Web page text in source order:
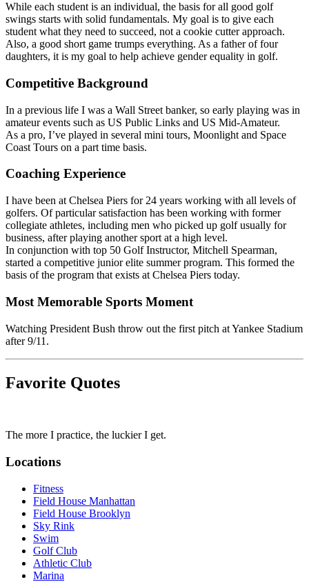
While each student is an individual, the basis for all good golf
swings starts with solid fundamentals. My goal is to give each
student what they need to succeed, not a cookie cutter approach.
Also, a good short game trumps everything. As a father of four
daughters, it is my goal to help achieve gender equality in golf.​​​​‌ ‍ ​‍​‍‌‍ ‌ ​‍‌‍‍‌‌‍‌ ‌‍‍‌‌‍ ‍​‍​‍​ ‍‍​‍​‍‌ ​ ‌‍​‌‌‍ ‍‌‍‍‌‌ ‌​‌ ‍‌​‍ ‍‌‍‍‌‌‍ ​‍​‍​‍ ​​‍​‍‌‍‍​‌ ​‍‌‍‌‌‌‍‌‍​‍​‍​ ‍‍​‍​‍‌‍‍​‌ ‌​‌ ‌​‌ ​​‌ ​ ​ ‍‍​‍ ​‍ ‌‍​ ‌‍‍​‌‍‌‌‌‍ ​‌ ​ ‌‍‌‌‌‍​‌‌ ​​‌‍‍‌‌‍‌‌‌ ​‍‌ ​ ​‍ ‍‌ ​ ‌‍​‌‌‍ ‍‌‍‍‌‌ ‌​‌ ‍‌​‍ ‍‌ ​ ‌ ‌​‌ ‌‌‌‍‌​‌‍‍‌‌‍ ​‍ ‌‍‍‌‌‍ ‍‌ ‌​‌‍‌‌‌‍ ‍‌ ‌​​‍ ‌‍‌‌‌‍‌​‌‍‍‌‌ ‌​​‍ ‌‍ ‌‌‍ ‌‍‌​‌‍‌‌​ ‌‌ ​​‌ ​‍‌‍‌‌‌ ​ ‌‍‌‌‌‍ ‍‌ ‌​‌‍​‌‌ ‌​‌‍‍‌‌‍ ‌‍ ‍​ ‍ ‌‍‍‌‌‍‌​​ ‌​ ‌ ‌‍‌​‌‍‌​‌‍​‍​ ‍‌‌‍‌‍​ ​‍‌‍​‍​‍ ‌​ ‌​‌‍​‌‌‍​‍​ ‌​​‍ ‌​ ‌​​ ‌​​ ‍​​ ‌ ​‍ ‌​ ‍​‌‍​ ​ ‍‌‌‍‌‌​‍ ‌‌‍‌​​ ​‌​ ​ ‌‍‌‌‌‍​‌‌‍‌‌‌‍‌​​ ​ ​ ​​​ ​‍‌‍​‌‌‍​ ​ ‍ ‌ ‌​‌ ‍‌‌ ​​‌‍‌‌​ ‌‌‍​ ‌‍ ‌‍​‌‌‍​ ‌‍‍​​ ‍ ‌ ​​‌‍​‌‌ ‌​‌‍‍​​ ‌‌ ​‍‌‍‍‌‌‍​ ‌‍‍​‌‌‌​‌‍‌‌‌ ‍​‌ ‌​​‍‌‌​ ‌‌‌​​‍‌‌ ‌‍‍ ‌‍‌‌‌ ‍‌​‍‌‌​ ​ ‌​‌​​‍‌‌​ ​ ‌​‌​​‍‌‌​ ​‍​ ​‍‌‍​‌‌‌‍​‌​‍‌‌‍ ‌‌‍‌​ ​‌​ ‍​‌‌​ ​‍‌‌​ ​‍​ ​‍​‍‌‌​ ‌‌‌​‌​​‍ ‍‌‍​ ‌‍‍​‌‍‍‌‌‍ ​‌‍‌​‌ ​‍‌‍‌‌‌‍ ‍​‍‌‌​ ‌‌‌​​‍‌‌ ‌‍‍ ‌‍‌‌‌ ‍‌​‍‌‌​ ​ ‌​‌​​‍‌‌​ ​ ‌​‌​​‍‌‌​ ​‍​ ​‍‌‌‍​​ ​‍‌​‌​​ ‌‍‌‌‌ ‌​ ‌‌​‌​ ‌​​‍‌‌​ ​‍​ ​‍​‍‌‌​ ‌‌‌​‌​​‍ ‍‌ ‌​‌‍‌‌‌ ‍​‌ ‌​​ ‌‍​‍‌‍​‌‌ ​ ‌‍‌‌‌‌‌‌‌ ​‍‌‍ ​​ ‌‌‍‍​‌ ‌​‌ ‌​‌ ​​‌ ​ ​‍‌‌​ ​ ‌​​‌​‍‌‌​ ​‍‌​‌‍​‍‌‌​ ​‍‌​‌‍‌‍​ ‌‍‍​‌‍‌‌‌‍ ​‌ ​ ‌‍‌‌‌‍​‌‌ ​​‌‍‍‌‌‍‌‌‌ ​‍‌ ​ ​‍ ‍‌ ​ ‌‍​‌‌‍ ‍‌‍‍‌‌ ‌​‌ ‍‌​‍ ‍‌ ​ ‌ ‌​‌ ‌‌‌‍‌​‌‍‍‌‌‍ ​‍‌‍‌‍‍‌‌‍‌​​ ‌​ ‌ ‌‍‌​‌‍‌​‌‍​‍​ ‍‌‌‍‌‍​ ​‍‌‍​‍​‍ ‌​ ‌​‌‍​‌‌‍​‍​ ‌​​‍ ‌​ ‌​​ ‌​​ ‍​​ ‌ ​‍ ‌​ ‍​‌‍​ ​ ‍‌‌‍‌‌​‍ ‌‌‍‌​​ ​‌​ ​ ‌‍‌‌‌‍​‌‌‍‌‌‌‍‌​​ ​ ​ ​​​ ​‍‌‍​‌‌‍​ ​‍‌‍‌ ‌​‌ ‍‌‌ ​​‌‍‌‌​ ‌‌‍​ ‌‍ ‌‍​‌‌‍​ ‌‍‍​​‍‌‍‌ ​​‌‍​‌‌ ‌​‌‍‍​​ ‌‌ ​‍‌‍‍‌‌‍​ ‌‍‍​‌‌‌​‌‍‌‌‌ ‍​‌ ‌​​‍‌‌​ ‌‌‌​​‍‌‌ ‌‍‍ ‌‍‌‌‌ ‍‌​‍‌‌​ ​ ‌​‌​​‍‌‌​ ​ ‌​‌​​‍‌‌​ ​‍​ ​‍‌‍​‌‌‌‍​‌​‍‌‌‍ ‌‌‍‌​ ​‌​ ‍​‌‌​ ​‍‌‌​ ​‍​ ​‍​‍‌‌​ ‌‌‌​‌​​‍ ‍‌‍​ ‌‍‍​‌‍‍‌‌‍ ​‌‍‌​‌ ​‍‌‍‌‌‌‍ ‍​‍‌‌​ ‌‌‌​​‍‌‌ ‌‍‍ ‌‍‌‌‌ ‍‌​‍‌‌​ ​ ‌​‌​​‍‌‌​ ​ ‌​‌​​‍‌‌​ ​‍​ ​‍‌‌‍​​ ​‍‌​‌​​ ‌‍‌‌‌ ‌​ ‌‌​‌​ ‌​​‍‌‌​ ​‍​ ​‍​‍‌‌​ ‌‌‌​‌​​‍ ‍‌ ‌​‌‍‌‌‌ ‍​‌ ‌​​‍‌‍‌ ​​‌‍‌‌‌ ​‍‌ ​ ‌ ​​‌‍‌‌‌‍​ ‌ ‌​‌‍‍‌‌ ‌‍‌‍‌‌​ ‌‌ ​​‌ ‌‌‌‍​‍‌‍ ​‌‍‍‌‌ ​ ‌‍‍​‌‍‌‌‌‍‌​​‍​‍‌ ‌
Competitive Background​​​​‌ ‍ ​‍​‍‌‍ ‌ ​‍‌‍‍‌‌‍‌ ‌‍‍‌‌‍ ‍​‍​‍​ ‍‍​‍​‍‌ ​ ‌‍​‌‌‍ ‍‌‍‍‌‌ ‌​‌ ‍‌​‍ ‍‌‍‍‌‌‍ ​‍​‍​‍ ​​‍​‍‌‍‍​‌ ​‍‌‍‌‌‌‍‌‍​‍​‍​ ‍‍​‍​‍‌‍‍​‌ ‌​‌ ‌​‌ ​​‌ ​ ​ ‍‍​‍ ​‍ ‌‍​ ‌‍‍​‌‍‌‌‌‍ ​‌ ​ ‌‍‌‌‌‍​‌‌ ​​‌‍‍‌‌‍‌‌‌ ​‍‌ ​ ​‍ ‍‌ ​ ‌‍​‌‌‍ ‍‌‍‍‌‌ ‌​‌ ‍‌​‍ ‍‌ ​ ‌ ‌​‌ ‌‌‌‍‌​‌‍‍‌‌‍ ​‍ ‌‍‍‌‌‍ ‍‌ ‌​‌‍‌‌‌‍ ‍‌ ‌​​‍ ‌‍‌‌‌‍‌​‌‍‍‌‌ ‌​​‍ ‌‍ ‌‌‍ ‌‍‌​‌‍‌‌​ ‌‌ ​​‌ ​‍‌‍‌‌‌ ​ ‌‍‌‌‌‍ ‍‌ ‌​‌‍​‌‌ ‌​‌‍‍‌‌‍ ‌‍ ‍​ ‍ ‌‍‍‌‌‍‌​​ ‌​ ‌ ‌‍‌​‌‍‌​‌‍​‍​ ‍‌‌‍‌‍​ ​‍‌‍​‍​‍ ‌​ ‌​‌‍​‌‌‍​‍​ ‌​​‍ ‌​ ‌​​ ‌​​ ‍​​ ‌ ​‍ ‌​ ‍​‌‍​ ​ ‍‌‌‍‌‌​‍ ‌‌‍‌​​ ​‌​ ​ ‌‍‌‌‌‍​‌‌‍‌‌‌‍‌​​ ​ ​ ​​​ ​‍‌‍​‌‌‍​ ​ ‍ ‌ ‌​‌ ‍‌‌ ​​‌‍‌‌​ ‌‌‍​ ‌‍ ‌‍​‌‌‍​ ‌‍‍​​ ‍ ‌ ​​‌‍​‌‌ ‌​‌‍‍​​ ‌‌ ​‍‌‍‍‌‌‍​ ‌‍‍​‌‌‌​‌‍‌‌‌ ‍​‌ ‌​​‍‌‌​ ‌‌‌​​‍‌‌ ‌‍‍ ‌‍‌‌‌ ‍‌​‍‌‌​ ​ ‌​‌​​‍‌‌​ ​ ‌​‌​​‍‌‌​ ​‍​ ​‍‌‌‍​‌ ‌‍‌​‌‍‌​ ‌‌​ ‍‌‌‌​‌ ​​‌‌‌‌​‍‌‌​ ​‍​ ​‍​‍‌‌​ ‌‌‌​‌​​‍ ‍‌‍​ ‌‍‍​‌‍‍‌‌‍ ​‌‍‌​‌ ​‍‌‍‌‌‌‍ ‍​‍‌‌​ ‌‌‌​​‍‌‌ ‌‍‍ ‌‍‌‌‌ ‍‌​‍‌‌​ ​ ‌​‌​​‍‌‌​ ​ ‌​‌​​‍‌‌​ ​‍​ ​‍‌​ ‍‌‌‌‌‌ ‌‍​ ​ ‌ ‍‍​ ‍​‌​‌‌‌ ‌‌​‍‌‌​ ​‍​ ​‍​‍‌‌​ ‌‌‌​‌​​‍ ‍‌ ‌​‌‍‌‌‌ ‍​‌ ‌​​ ‌‍​‍‌‍​‌‌ ​ ‌‍‌‌‌‌‌‌‌ ​‍‌‍ ​​ ‌‌‍‍​‌ ‌​‌ ‌​‌ ​​‌ ​ ​‍‌‌​ ​ ‌​​‌​‍‌‌​ ​‍‌​‌‍​‍‌‌​ ​‍‌​‌‍‌‍​ ‌‍‍​‌‍‌‌‌‍ ​‌ ​ ‌‍‌‌‌‍​‌‌ ​​‌‍‍‌‌‍‌‌‌ ​‍‌ ​ ​‍ ‍‌ ​ ‌‍​‌‌‍ ‍‌‍‍‌‌ ‌​‌ ‍‌​‍ ‍‌ ​ ‌ ‌​‌ ‌‌‌‍‌​‌‍‍‌‌‍ ​‍‌‍‌‍‍‌‌‍‌​​ ‌​ ‌ ‌‍‌​‌‍‌​‌‍​‍​ ‍‌‌‍‌‍​ ​‍‌‍​‍​‍ ‌​ ‌​‌‍​‌‌‍​‍​ ‌​​‍ ‌​ ‌​​ ‌​​ ‍​​ ‌ ​‍ ‌​ ‍​‌‍​ ​ ‍‌‌‍‌‌​‍ ‌‌‍‌​​ ​‌​ ​ ‌‍‌‌‌‍​‌‌‍‌‌‌‍‌​​ ​ ​ ​​​ ​‍‌‍​‌‌‍​ ​‍‌‍‌ ‌​‌ ‍‌‌ ​​‌‍‌‌​ ‌‌‍​ ‌‍ ‌‍​‌‌‍​ ‌‍‍​​‍‌‍‌ ​​‌‍​‌‌ ‌​‌‍‍​​ ‌‌ ​‍‌‍‍‌‌‍​ ‌‍‍​‌‌‌​‌‍‌‌‌ ‍​‌ ‌​​‍‌‌​ ‌‌‌​​‍‌‌ ‌‍‍ ‌‍‌‌‌ ‍‌​‍‌‌​ ​ ‌​‌​​‍‌‌​ ​ ‌​‌​​‍‌‌​ ​‍​ ​‍‌‌‍​‌ ‌‍‌​‌‍‌​ ‌‌​ ‍‌‌‌​‌ ​​‌‌‌‌​‍‌‌​ ​‍​ ​‍​‍‌‌​ ‌‌‌​‌​​‍ ‍‌‍​ ‌‍‍​‌‍‍‌‌‍ ​‌‍‌​‌ ​‍‌‍‌‌‌‍ ‍​‍‌‌​ ‌‌‌​​‍‌‌ ‌‍‍ ‌‍‌‌‌ ‍‌​‍‌‌​ ​ ‌​‌​​‍‌‌​ ​ ‌​‌​​‍‌‌​ ​‍​ ​‍‌​ ‍‌‌‌‌‌ ‌‍​ ​ ‌ ‍‍​ ‍​‌​‌‌‌ ‌‌​‍‌‌​ ​‍​ ​‍​‍‌‌​ ‌‌‌​‌​​‍ ‍‌ ‌​‌‍‌‌‌ ‍​‌ ‌​​‍‌‍‌ ​​‌‍‌‌‌ ​‍‌ ​ ‌ ​​‌‍‌‌‌‍​ ‌ ‌​‌‍‍‌‌ ‌‍‌‍‌‌​ ‌‌ ​​‌ ‌‌‌‍​‍‌‍ ​‌‍‍‌‌ ​ ‌‍‍​‌‍‌‌‌‍‌​​‍​‍‌ ‌
In a previous life I was a Wall Street banker, so early playing was in
amateur events such as US Public Links and US Mid-Amateur.
As a pro, I’ve played in several mini tours, Moonlight and Space
Coast Tours on a part time basis.​​​​‌ ‍ ​‍​‍‌‍ ‌ ​‍‌‍‍‌‌‍‌ ‌‍‍‌‌‍ ‍​‍​‍​ ‍‍​‍​‍‌ ​ ‌‍​‌‌‍ ‍‌‍‍‌‌ ‌​‌ ‍‌​‍ ‍‌‍‍‌‌‍ ​‍​‍​‍ ​​‍​‍‌‍‍​‌ ​‍‌‍‌‌‌‍‌‍​‍​‍​ ‍‍​‍​‍‌‍‍​‌ ‌​‌ ‌​‌ ​​‌ ​ ​ ‍‍​‍ ​‍ ‌‍​ ‌‍‍​‌‍‌‌‌‍ ​‌ ​ ‌‍‌‌‌‍​‌‌ ​​‌‍‍‌‌‍‌‌‌ ​‍‌ ​ ​‍ ‍‌ ​ ‌‍​‌‌‍ ‍‌‍‍‌‌ ‌​‌ ‍‌​‍ ‍‌ ​ ‌ ‌​‌ ‌‌‌‍‌​‌‍‍‌‌‍ ​‍ ‌‍‍‌‌‍ ‍‌ ‌​‌‍‌‌‌‍ ‍‌ ‌​​‍ ‌‍‌‌‌‍‌​‌‍‍‌‌ ‌​​‍ ‌‍ ‌‌‍ ‌‍‌​‌‍‌‌​ ‌‌ ​​‌ ​‍‌‍‌‌‌ ​ ‌‍‌‌‌‍ ‍‌ ‌​‌‍​‌‌ ‌​‌‍‍‌‌‍ ‌‍ ‍​ ‍ ‌‍‍‌‌‍‌​​ ‌​ ‌ ‌‍‌​‌‍‌​‌‍​‍​ ‍‌‌‍‌‍​ ​‍‌‍​‍​‍ ‌​ ‌​‌‍​‌‌‍​‍​ ‌​​‍ ‌​ ‌​​ ‌​​ ‍​​ ‌ ​‍ ‌​ ‍​‌‍​ ​ ‍‌‌‍‌‌​‍ ‌‌‍‌​​ ​‌​ ​ ‌‍‌‌‌‍​‌‌‍‌‌‌‍‌​​ ​ ​ ​​​ ​‍‌‍​‌‌‍​ ​ ‍ ‌ ‌​‌ ‍‌‌ ​​‌‍‌‌​ ‌‌‍​ ‌‍ ‌‍​‌‌‍​ ‌‍‍​​ ‍ ‌ ​​‌‍​‌‌ ‌​‌‍‍​​ ‌‌ ​‍‌‍‍‌‌‍​ ‌‍‍​‌‌‌​‌‍‌‌‌ ‍​‌ ‌​​‍‌‌​ ‌‌‌​​‍‌‌ ‌‍‍ ‌‍‌‌‌ ‍‌​‍‌‌​ ​ ‌​‌​​‍‌‌​ ​ ‌​‌​​‍‌‌​ ​‍​ ​‍‌ ‍‍‌ ​ ‌‍ ‌‌‍‍​‌​​‍‌ ​​‌‍ ​‌ ​​​‍‌‌​ ​‍​ ​‍​‍‌‌​ ‌‌‌​‌​​‍ ‍‌‍​ ‌‍‍​‌‍‍‌‌‍ ​‌‍‌​‌ ​‍‌‍‌‌‌‍ ‍​‍‌‌​ ‌‌‌​​‍‌‌ ‌‍‍ ‌‍‌‌‌ ‍‌​‍‌‌​ ​ ‌​‌​​‍‌‌​ ​ ‌​‌​​‍‌‌​ ​‍​ ​‍‌​​ ‌‌‍‍‌​ ‌‌‍‍​‌ ​ ‌‍‍​‌​‍‌‌​‍​​‍‌‌​ ​‍​ ​‍​‍‌‌​ ‌‌‌​‌​​‍ ‍‌ ‌​‌‍‌‌‌ ‍​‌ ‌​​ ‌‍​‍‌‍​‌‌ ​ ‌‍‌‌‌‌‌‌‌ ​‍‌‍ ​​ ‌‌‍‍​‌ ‌​‌ ‌​‌ ​​‌ ​ ​‍‌‌​ ​ ‌​​‌​‍‌‌​ ​‍‌​‌‍​‍‌‌​ ​‍‌​‌‍‌‍​ ‌‍‍​‌‍‌‌‌‍ ​‌ ​ ‌‍‌‌‌‍​‌‌ ​​‌‍‍‌‌‍‌‌‌ ​‍‌ ​ ​‍ ‍‌ ​ ‌‍​‌‌‍ ‍‌‍‍‌‌ ‌​‌ ‍‌​‍ ‍‌ ​ ‌ ‌​‌ ‌‌‌‍‌​‌‍‍‌‌‍ ​‍‌‍‌‍‍‌‌‍‌​​ ‌​ ‌ ‌‍‌​‌‍‌​‌‍​‍​ ‍‌‌‍‌‍​ ​‍‌‍​‍​‍ ‌​ ‌​‌‍​‌‌‍​‍​ ‌​​‍ ‌​ ‌​​ ‌​​ ‍​​ ‌ ​‍ ‌​ ‍​‌‍​ ​ ‍‌‌‍‌‌​‍ ‌‌‍‌​​ ​‌​ ​ ‌‍‌‌‌‍​‌‌‍‌‌‌‍‌​​ ​ ​ ​​​ ​‍‌‍​‌‌‍​ ​‍‌‍‌ ‌​‌ ‍‌‌ ​​‌‍‌‌​ ‌‌‍​ ‌‍ ‌‍​‌‌‍​ ‌‍‍​​‍‌‍‌ ​​‌‍​‌‌ ‌​‌‍‍​​ ‌‌ ​‍‌‍‍‌‌‍​ ‌‍‍​‌‌‌​‌‍‌‌‌ ‍​‌ ‌​​‍‌‌​ ‌‌‌​​‍‌‌ ‌‍‍ ‌‍‌‌‌ ‍‌​‍‌‌​ ​ ‌​‌​​‍‌‌​ ​ ‌​‌​​‍‌‌​ ​‍​ ​‍‌ ‍‍‌ ​ ‌‍ ‌‌‍‍​‌​​‍‌ ​​‌‍ ​‌ ​​​‍‌‌​ ​‍​ ​‍​‍‌‌​ ‌‌‌​‌​​‍ ‍‌‍​ ‌‍‍​‌‍‍‌‌‍ ​‌‍‌​‌ ​‍‌‍‌‌‌‍ ‍​‍‌‌​ ‌‌‌​​‍‌‌ ‌‍‍ ‌‍‌‌‌ ‍‌​‍‌‌​ ​ ‌​‌​​‍‌‌​ ​ ‌​‌​​‍‌‌​ ​‍​ ​‍‌​​ ‌‌‍‍‌​ ‌‌‍‍​‌ ​ ‌‍‍​‌​‍‌‌​‍​​‍‌‌​ ​‍​ ​‍​‍‌‌​ ‌‌‌​‌​​‍ ‍‌ ‌​‌‍‌‌‌ ‍​‌ ‌​​‍‌‍‌ ​​‌‍‌‌‌ ​‍‌ ​ ‌ ​​‌‍‌‌‌‍​ ‌ ‌​‌‍‍‌‌ ‌‍‌‍‌‌​ ‌‌ ​​‌ ‌‌‌‍​‍‌‍ ​‌‍‍‌‌ ​ ‌‍‍​‌‍‌‌‌‍‌​​‍​‍‌ ‌
Coaching Experience​​​​‌ ‍ ​‍​‍‌‍ ‌ ​‍‌‍‍‌‌‍‌ ‌‍‍‌‌‍ ‍​‍​‍​ ‍‍​‍​‍‌ ​ ‌‍​‌‌‍ ‍‌‍‍‌‌ ‌​‌ ‍‌​‍ ‍‌‍‍‌‌‍ ​‍​‍​‍ ​​‍​‍‌‍‍​‌ ​‍‌‍‌‌‌‍‌‍​‍​‍​ ‍‍​‍​‍‌‍‍​‌ ‌​‌ ‌​‌ ​​‌ ​ ​ ‍‍​‍ ​‍ ‌‍​ ‌‍‍​‌‍‌‌‌‍ ​‌ ​ ‌‍‌‌‌‍​‌‌ ​​‌‍‍‌‌‍‌‌‌ ​‍‌ ​ ​‍ ‍‌ ​ ‌‍​‌‌‍ ‍‌‍‍‌‌ ‌​‌ ‍‌​‍ ‍‌ ​ ‌ ‌​‌ ‌‌‌‍‌​‌‍‍‌‌‍ ​‍ ‌‍‍‌‌‍ ‍‌ ‌​‌‍‌‌‌‍ ‍‌ ‌​​‍ ‌‍‌‌‌‍‌​‌‍‍‌‌ ‌​​‍ ‌‍ ‌‌‍ ‌‍‌​‌‍‌‌​ ‌‌ ​​‌ ​‍‌‍‌‌‌ ​ ‌‍‌‌‌‍ ‍‌ ‌​‌‍​‌‌ ‌​‌‍‍‌‌‍ ‌‍ ‍​ ‍ ‌‍‍‌‌‍‌​​ ‌​ ‌ ‌‍‌​‌‍‌​‌‍​‍​ ‍‌‌‍‌‍​ ​‍‌‍​‍​‍ ‌​ ‌​‌‍​‌‌‍​‍​ ‌​​‍ ‌​ ‌​​ ‌​​ ‍​​ ‌ ​‍ ‌​ ‍​‌‍​ ​ ‍‌‌‍‌‌​‍ ‌‌‍‌​​ ​‌​ ​ ‌‍‌‌‌‍​‌‌‍‌‌‌‍‌​​ ​ ​ ​​​ ​‍‌‍​‌‌‍​ ​ ‍ ‌ ‌​‌ ‍‌‌ ​​‌‍‌‌​ ‌‌‍​ ‌‍ ‌‍​‌‌‍​ ‌‍‍​​ ‍ ‌ ​​‌‍​‌‌ ‌​‌‍‍​​ ‌‌ ​‍‌‍‍‌‌‍​ ‌‍‍​‌‌‌​‌‍‌‌‌ ‍​‌ ‌​​‍‌‌​ ‌‌‌​​‍‌‌ ‌‍‍ ‌‍‌‌‌ ‍‌​‍‌‌​ ​ ‌​‌​​‍‌‌​ ​ ‌​‌​​‍‌‌​ ​‍​ ​‍‌​ ‌​‌​‌‍​‌‌​‌‌‌‍​‍‌​​ ​ ‌​‌​ ‌​‍‌‌​ ​‍​ ​‍​‍‌‌​ ‌‌‌​‌​​‍ ‍‌‍​ ‌‍‍​‌‍‍‌‌‍ ​‌‍‌​‌ ​‍‌‍‌‌‌‍ ‍​‍‌‌​ ‌‌‌​​‍‌‌ ‌‍‍ ‌‍‌‌‌ ‍‌​‍‌‌​ ​ ‌​‌​​‍‌‌​ ​ ‌​‌​​‍‌‌​ ​‍​ ​‍‌​‌ ‌‌‍​‌‌‌​‌ ​​‌‌‍‍‌ ​‌‌‌​‌​ ​‍​‍‌‌​ ​‍​ ​‍​‍‌‌​ ‌‌‌​‌​​‍ ‍‌ ‌​‌‍‌‌‌ ‍​‌ ‌​​ ‌‍​‍‌‍​‌‌ ​ ‌‍‌‌‌‌‌‌‌ ​‍‌‍ ​​ ‌‌‍‍​‌ ‌​‌ ‌​‌ ​​‌ ​ ​‍‌‌​ ​ ‌​​‌​‍‌‌​ ​‍‌​‌‍​‍‌‌​ ​‍‌​‌‍‌‍​ ‌‍‍​‌‍‌‌‌‍ ​‌ ​ ‌‍‌‌‌‍​‌‌ ​​‌‍‍‌‌‍‌‌‌ ​‍‌ ​ ​‍ ‍‌ ​ ‌‍​‌‌‍ ‍‌‍‍‌‌ ‌​‌ ‍‌​‍ ‍‌ ​ ‌ ‌​‌ ‌‌‌‍‌​‌‍‍‌‌‍ ​‍‌‍‌‍‍‌‌‍‌​​ ‌​ ‌ ‌‍‌​‌‍‌​‌‍​‍​ ‍‌‌‍‌‍​ ​‍‌‍​‍​‍ ‌​ ‌​‌‍​‌‌‍​‍​ ‌​​‍ ‌​ ‌​​ ‌​​ ‍​​ ‌ ​‍ ‌​ ‍​‌‍​ ​ ‍‌‌‍‌‌​‍ ‌‌‍‌​​ ​‌​ ​ ‌‍‌‌‌‍​‌‌‍‌‌‌‍‌​​ ​ ​ ​​​ ​‍‌‍​‌‌‍​ ​‍‌‍‌ ‌​‌ ‍‌‌ ​​‌‍‌‌​ ‌‌‍​ ‌‍ ‌‍​‌‌‍​ ‌‍‍​​‍‌‍‌ ​​‌‍​‌‌ ‌​‌‍‍​​ ‌‌ ​‍‌‍‍‌‌‍​ ‌‍‍​‌‌‌​‌‍‌‌‌ ‍​‌ ‌​​‍‌‌​ ‌‌‌​​‍‌‌ ‌‍‍ ‌‍‌‌‌ ‍‌​‍‌‌​ ​ ‌​‌​​‍‌‌​ ​ ‌​‌​​‍‌‌​ ​‍​ ​‍‌​ ‌​‌​‌‍​‌‌​‌‌‌‍​‍‌​​ ​ ‌​‌​ ‌​‍‌‌​ ​‍​ ​‍​‍‌‌​ ‌‌‌​‌​​‍ ‍‌‍​ ‌‍‍​‌‍‍‌‌‍ ​‌‍‌​‌ ​‍‌‍‌‌‌‍ ‍​‍‌‌​ ‌‌‌​​‍‌‌ ‌‍‍ ‌‍‌‌‌ ‍‌​‍‌‌​ ​ ‌​‌​​‍‌‌​ ​ ‌​‌​​‍‌‌​ ​‍​ ​‍‌​‌ ‌‌‍​‌‌‌​‌ ​​‌‌‍‍‌ ​‌‌‌​‌​ ​‍​‍‌‌​ ​‍​ ​‍​‍‌‌​ ‌‌‌​‌​​‍ ‍‌ ‌​‌‍‌‌‌ ‍​‌ ‌​​‍‌‍‌ ​​‌‍‌‌‌ ​‍‌ ​ ‌ ​​‌‍‌‌‌‍​ ‌ ‌​‌‍‍‌‌ ‌‍‌‍‌‌​ ‌‌ ​​‌ ‌‌‌‍​‍‌‍ ​‌‍‍‌‌ ​ ‌‍‍​‌‍‌‌‌‍‌​​‍​‍‌ ‌
I have been at Chelsea Piers for 24 years working with all levels of
golfers. Of particular satisfaction has been working with former
collegiate athletes, including men who picked up golf usually for
business, after playing another sport at a high level.
In conjunction with top 50 Golf Instructor, Mitchell Spearman,
started a competitive junior elite summer program. This formed the
basis of the program that exists at Chelsea Piers today.​​​​‌ ‍ ​‍​‍‌‍ ‌ ​‍‌‍‍‌‌‍‌ ‌‍‍‌‌‍ ‍​‍​‍​ ‍‍​‍​‍‌ ​ ‌‍​‌‌‍ ‍‌‍‍‌‌ ‌​‌ ‍‌​‍ ‍‌‍‍‌‌‍ ​‍​‍​‍ ​​‍​‍‌‍‍​‌ ​‍‌‍‌‌‌‍‌‍​‍​‍​ ‍‍​‍​‍‌‍‍​‌ ‌​‌ ‌​‌ ​​‌ ​ ​ ‍‍​‍ ​‍ ‌‍​ ‌‍‍​‌‍‌‌‌‍ ​‌ ​ ‌‍‌‌‌‍​‌‌ ​​‌‍‍‌‌‍‌‌‌ ​‍‌ ​ ​‍ ‍‌ ​ ‌‍​‌‌‍ ‍‌‍‍‌‌ ‌​‌ ‍‌​‍ ‍‌ ​ ‌ ‌​‌ ‌‌‌‍‌​‌‍‍‌‌‍ ​‍ ‌‍‍‌‌‍ ‍‌ ‌​‌‍‌‌‌‍ ‍‌ ‌​​‍ ‌‍‌‌‌‍‌​‌‍‍‌‌ ‌​​‍ ‌‍ ‌‌‍ ‌‍‌​‌‍‌‌​ ‌‌ ​​‌ ​‍‌‍‌‌‌ ​ ‌‍‌‌‌‍ ‍‌ ‌​‌‍​‌‌ ‌​‌‍‍‌‌‍ ‌‍ ‍​ ‍ ‌‍‍‌‌‍‌​​ ‌​ ‌ ‌‍‌​‌‍‌​‌‍​‍​ ‍‌‌‍‌‍​ ​‍‌‍​‍​‍ ‌​ ‌​‌‍​‌‌‍​‍​ ‌​​‍ ‌​ ‌​​ ‌​​ ‍​​ ‌ ​‍ ‌​ ‍​‌‍​ ​ ‍‌‌‍‌‌​‍ ‌‌‍‌​​ ​‌​ ​ ‌‍‌‌‌‍​‌‌‍‌‌‌‍‌​​ ​ ​ ​​​ ​‍‌‍​‌‌‍​ ​ ‍ ‌ ‌​‌ ‍‌‌ ​​‌‍‌‌​ ‌‌‍​ ‌‍ ‌‍​‌‌‍​ ‌‍‍​​ ‍ ‌ ​​‌‍​‌‌ ‌​‌‍‍​​ ‌‌ ​‍‌‍‍‌‌‍​ ‌‍‍​‌‌‌​‌‍‌‌‌ ‍​‌ ‌​​‍‌‌​ ‌‌‌​​‍‌‌ ‌‍‍ ‌‍‌‌‌ ‍‌​‍‌‌​ ​ ‌​‌​​‍‌‌​ ​ ‌​‌​​‍‌‌​ ​‍​ ​‍‌​ ​‌ ​‌‌​‌‌‌​ ​‌ ​​‌ ‌‍‌‌‍​‌ ‍​​‍‌‌​ ​‍​ ​‍​‍‌‌​ ‌‌‌​‌​​‍ ‍‌‍​ ‌‍‍​‌‍‍‌‌‍ ​‌‍‌​‌ ​‍‌‍‌‌‌‍ ‍​‍‌‌​ ‌‌‌​​‍‌‌ ‌‍‍ ‌‍‌‌‌ ‍‌​‍‌‌​ ​ ‌​‌​​‍‌‌​ ​ ‌​‌​​‍‌‌​ ​‍​ ​‍‌‍​ ‌​ ‍‌ ​​‌​‌‍‌‍​ ‌‌‌ ‌​‍‌‌​‌ ​‍‌‌​ ​‍​ ​‍​‍‌‌​ ‌‌‌​‌​​‍ ‍‌ ‌​‌‍‌‌‌ ‍​‌ ‌​​ ‌‍​‍‌‍​‌‌ ​ ‌‍‌‌‌‌‌‌‌ ​‍‌‍ ​​ ‌‌‍‍​‌ ‌​‌ ‌​‌ ​​‌ ​ ​‍‌‌​ ​ ‌​​‌​‍‌‌​ ​‍‌​‌‍​‍‌‌​ ​‍‌​‌‍‌‍​ ‌‍‍​‌‍‌‌‌‍ ​‌ ​ ‌‍‌‌‌‍​‌‌ ​​‌‍‍‌‌‍‌‌‌ ​‍‌ ​ ​‍ ‍‌ ​ ‌‍​‌‌‍ ‍‌‍‍‌‌ ‌​‌ ‍‌​‍ ‍‌ ​ ‌ ‌​‌ ‌‌‌‍‌​‌‍‍‌‌‍ ​‍‌‍‌‍‍‌‌‍‌​​ ‌​ ‌ ‌‍‌​‌‍‌​‌‍​‍​ ‍‌‌‍‌‍​ ​‍‌‍​‍​‍ ‌​ ‌​‌‍​‌‌‍​‍​ ‌​​‍ ‌​ ‌​​ ‌​​ ‍​​ ‌ ​‍ ‌​ ‍​‌‍​ ​ ‍‌‌‍‌‌​‍ ‌‌‍‌​​ ​‌​ ​ ‌‍‌‌‌‍​‌‌‍‌‌‌‍‌​​ ​ ​ ​​​ ​‍‌‍​‌‌‍​ ​‍‌‍‌ ‌​‌ ‍‌‌ ​​‌‍‌‌​ ‌‌‍​ ‌‍ ‌‍​‌‌‍​ ‌‍‍​​‍‌‍‌ ​​‌‍​‌‌ ‌​‌‍‍​​ ‌‌ ​‍‌‍‍‌‌‍​ ‌‍‍​‌‌‌​‌‍‌‌‌ ‍​‌ ‌​​‍‌‌​ ‌‌‌​​‍‌‌ ‌‍‍ ‌‍‌‌‌ ‍‌​‍‌‌​ ​ ‌​‌​​‍‌‌​ ​ ‌​‌​​‍‌‌​ ​‍​ ​‍‌​ ​‌ ​‌‌​‌‌‌​ ​‌ ​​‌ ‌‍‌‌‍​‌ ‍​​‍‌‌​ ​‍​ ​‍​‍‌‌​ ‌‌‌​‌​​‍ ‍‌‍​ ‌‍‍​‌‍‍‌‌‍ ​‌‍‌​‌ ​‍‌‍‌‌‌‍ ‍​‍‌‌​ ‌‌‌​​‍‌‌ ‌‍‍ ‌‍‌‌‌ ‍‌​‍‌‌​ ​ ‌​‌​​‍‌‌​ ​ ‌​‌​​‍‌‌​ ​‍​ ​‍‌‍​ ‌​ ‍‌ ​​‌​‌‍‌‍​ ‌‌‌ ‌​‍‌‌​‌ ​‍‌‌​ ​‍​ ​‍​‍‌‌​ ‌‌‌​‌​​‍ ‍‌ ‌​‌‍‌‌‌ ‍​‌ ‌​​‍‌‍‌ ​​‌‍‌‌‌ ​‍‌ ​ ‌ ​​‌‍‌‌‌‍​ ‌ ‌​‌‍‍‌‌ ‌‍‌‍‌‌​ ‌‌ ​​‌ ‌‌‌‍​‍‌‍ ​‌‍‍‌‌ ​ ‌‍‍​‌‍‌‌‌‍‌​​‍​‍‌ ‌
Most Memorable Sports Moment​​​​‌ ‍ ​‍​‍‌‍ ‌ ​‍‌‍‍‌‌‍‌ ‌‍‍‌‌‍ ‍​‍​‍​ ‍‍​‍​‍‌ ​ ‌‍​‌‌‍ ‍‌‍‍‌‌ ‌​‌ ‍‌​‍ ‍‌‍‍‌‌‍ ​‍​‍​‍ ​​‍​‍‌‍‍​‌ ​‍‌‍‌‌‌‍‌‍​‍​‍​ ‍‍​‍​‍‌‍‍​‌ ‌​‌ ‌​‌ ​​‌ ​ ​ ‍‍​‍ ​‍ ‌‍​ ‌‍‍​‌‍‌‌‌‍ ​‌ ​ ‌‍‌‌‌‍​‌‌ ​​‌‍‍‌‌‍‌‌‌ ​‍‌ ​ ​‍ ‍‌ ​ ‌‍​‌‌‍ ‍‌‍‍‌‌ ‌​‌ ‍‌​‍ ‍‌ ​ ‌ ‌​‌ ‌‌‌‍‌​‌‍‍‌‌‍ ​‍ ‌‍‍‌‌‍ ‍‌ ‌​‌‍‌‌‌‍ ‍‌ ‌​​‍ ‌‍‌‌‌‍‌​‌‍‍‌‌ ‌​​‍ ‌‍ ‌‌‍ ‌‍‌​‌‍‌‌​ ‌‌ ​​‌ ​‍‌‍‌‌‌ ​ ‌‍‌‌‌‍ ‍‌ ‌​‌‍​‌‌ ‌​‌‍‍‌‌‍ ‌‍ ‍​ ‍ ‌‍‍‌‌‍‌​​ ‌​ ‌ ‌‍‌​‌‍‌​‌‍​‍​ ‍‌‌‍‌‍​ ​‍‌‍​‍​‍ ‌​ ‌​‌‍​‌‌‍​‍​ ‌​​‍ ‌​ ‌​​ ‌​​ ‍​​ ‌ ​‍ ‌​ ‍​‌‍​ ​ ‍‌‌‍‌‌​‍ ‌‌‍‌​​ ​‌​ ​ ‌‍‌‌‌‍​‌‌‍‌‌‌‍‌​​ ​ ​ ​​​ ​‍‌‍​‌‌‍​ ​ ‍ ‌ ‌​‌ ‍‌‌ ​​‌‍‌‌​ ‌‌‍​ ‌‍ ‌‍​‌‌‍​ ‌‍‍​​ ‍ ‌ ​​‌‍​‌‌ ‌​‌‍‍​​ ‌‌ ​‍‌‍‍‌‌‍​ ‌‍‍​‌‌‌​‌‍‌‌‌ ‍​‌ ‌​​‍‌‌​ ‌‌‌​​‍‌‌ ‌‍‍ ‌‍‌‌‌ ‍‌​‍‌‌​ ​ ‌​‌​​‍‌‌​ ​ ‌​‌​​‍‌‌​ ​‍​ ​‍​ ​ ‌‌​‍‌​‌‍‌ ‌‌‌​ ​‌​‌​‌​​‍​ ​​​‍‌‌​ ​‍​ ​‍​‍‌‌​ ‌‌‌​‌​​‍ ‍‌‍​ ‌‍‍​‌‍‍‌‌‍ ​‌‍‌​‌ ​‍‌‍‌‌‌‍ ‍​‍‌‌​ ‌‌‌​​‍‌‌ ‌‍‍ ‌‍‌‌‌ ‍‌​‍‌‌​ ​ ‌​‌​​‍‌‌​ ​ ‌​‌​​‍‌‌​ ​‍​ ​‍‌ ‍​‌‌​​‌​​ ‌ ​​‌‍‍ ‌‍‌ ​ ​​‌ ​ ​‍‌‌​ ​‍​ ​‍​‍‌‌​ ‌‌‌​‌​​‍ ‍‌ ‌​‌‍‌‌‌ ‍​‌ ‌​​ ‌‍​‍‌‍​‌‌ ​ ‌‍‌‌‌‌‌‌‌ ​‍‌‍ ​​ ‌‌‍‍​‌ ‌​‌ ‌​‌ ​​‌ ​ ​‍‌‌​ ​ ‌​​‌​‍‌‌​ ​‍‌​‌‍​‍‌‌​ ​‍‌​‌‍‌‍​ ‌‍‍​‌‍‌‌‌‍ ​‌ ​ ‌‍‌‌‌‍​‌‌ ​​‌‍‍‌‌‍‌‌‌ ​‍‌ ​ ​‍ ‍‌ ​ ‌‍​‌‌‍ ‍‌‍‍‌‌ ‌​‌ ‍‌​‍ ‍‌ ​ ‌ ‌​‌ ‌‌‌‍‌​‌‍‍‌‌‍ ​‍‌‍‌‍‍‌‌‍‌​​ ‌​ ‌ ‌‍‌​‌‍‌​‌‍​‍​ ‍‌‌‍‌‍​ ​‍‌‍​‍​‍ ‌​ ‌​‌‍​‌‌‍​‍​ ‌​​‍ ‌​ ‌​​ ‌​​ ‍​​ ‌ ​‍ ‌​ ‍​‌‍​ ​ ‍‌‌‍‌‌​‍ ‌‌‍‌​​ ​‌​ ​ ‌‍‌‌‌‍​‌‌‍‌‌‌‍‌​​ ​ ​ ​​​ ​‍‌‍​‌‌‍​ ​‍‌‍‌ ‌​‌ ‍‌‌ ​​‌‍‌‌​ ‌‌‍​ ‌‍ ‌‍​‌‌‍​ ‌‍‍​​‍‌‍‌ ​​‌‍​‌‌ ‌​‌‍‍​​ ‌‌ ​‍‌‍‍‌‌‍​ ‌‍‍​‌‌‌​‌‍‌‌‌ ‍​‌ ‌​​‍‌‌​ ‌‌‌​​‍‌‌ ‌‍‍ ‌‍‌‌‌ ‍‌​‍‌‌​ ​ ‌​‌​​‍‌‌​ ​ ‌​‌​​‍‌‌​ ​‍​ ​‍​ ​ ‌‌​‍‌​‌‍‌ ‌‌‌​ ​‌​‌​‌​​‍​ ​​​‍‌‌​ ​‍​ ​‍​‍‌‌​ ‌‌‌​‌​​‍ ‍‌‍​ ‌‍‍​‌‍‍‌‌‍ ​‌‍‌​‌ ​‍‌‍‌‌‌‍ ‍​‍‌‌​ ‌‌‌​​‍‌‌ ‌‍‍ ‌‍‌‌‌ ‍‌​‍‌‌​ ​ ‌​‌​​‍‌‌​ ​ ‌​‌​​‍‌‌​ ​‍​ ​‍‌ ‍​‌‌​​‌​​ ‌ ​​‌‍‍ ‌‍‌ ​ ​​‌ ​ ​‍‌‌​ ​‍​ ​‍​‍‌‌​ ‌‌‌​‌​​‍ ‍‌ ‌​‌‍‌‌‌ ‍​‌ ‌​​‍‌‍‌ ​​‌‍‌‌‌ ​‍‌ ​ ‌ ​​‌‍‌‌‌‍​ ‌ ‌​‌‍‍‌‌ ‌‍‌‍‌‌​ ‌‌ ​​‌ ‌‌‌‍​‍‌‍ ​‌‍‍‌‌ ​ ‌‍‍​‌‍‌‌‌‍‌​​‍​‍‌ ‌
Watching President Bush throw out the first pitch at Yankee Stadium
after 9/11.​​​​‌ ‍ ​‍​‍‌‍ ‌ ​‍‌‍‍‌‌‍‌ ‌‍‍‌‌‍ ‍​‍​‍​ ‍‍​‍​‍‌ ​ ‌‍​‌‌‍ ‍‌‍‍‌‌ ‌​‌ ‍‌​‍ ‍‌‍‍‌‌‍ ​‍​‍​‍ ​​‍​‍‌‍‍​‌ ​‍‌‍‌‌‌‍‌‍​‍​‍​ ‍‍​‍​‍‌‍‍​‌ ‌​‌ ‌​‌ ​​‌ ​ ​ ‍‍​‍ ​‍ ‌‍​ ‌‍‍​‌‍‌‌‌‍ ​‌ ​ ‌‍‌‌‌‍​‌‌ ​​‌‍‍‌‌‍‌‌‌ ​‍‌ ​ ​‍ ‍‌ ​ ‌‍​‌‌‍ ‍‌‍‍‌‌ ‌​‌ ‍‌​‍ ‍‌ ​ ‌ ‌​‌ ‌‌‌‍‌​‌‍‍‌‌‍ ​‍ ‌‍‍‌‌‍ ‍‌ ‌​‌‍‌‌‌‍ ‍‌ ‌​​‍ ‌‍‌‌‌‍‌​‌‍‍‌‌ ‌​​‍ ‌‍ ‌‌‍ ‌‍‌​‌‍‌‌​ ‌‌ ​​‌ ​‍‌‍‌‌‌ ​ ‌‍‌‌‌‍ ‍‌ ‌​‌‍​‌‌ ‌​‌‍‍‌‌‍ ‌‍ ‍​ ‍ ‌‍‍‌‌‍‌​​ ‌​ ‌ ‌‍‌​‌‍‌​‌‍​‍​ ‍‌‌‍‌‍​ ​‍‌‍​‍​‍ ‌​ ‌​‌‍​‌‌‍​‍​ ‌​​‍ ‌​ ‌​​ ‌​​ ‍​​ ‌ ​‍ ‌​ ‍​‌‍​ ​ ‍‌‌‍‌‌​‍ ‌‌‍‌​​ ​‌​ ​ ‌‍‌‌‌‍​‌‌‍‌‌‌‍‌​​ ​ ​ ​​​ ​‍‌‍​‌‌‍​ ​ ‍ ‌ ‌​‌ ‍‌‌ ​​‌‍‌‌​ ‌‌‍​ ‌‍ ‌‍​‌‌‍​ ‌‍‍​​ ‍ ‌ ​​‌‍​‌‌ ‌​‌‍‍​​ ‌‌ ​‍‌‍‍‌‌‍​ ‌‍‍​‌‌‌​‌‍‌‌‌ ‍​‌ ‌​​‍‌‌​ ‌‌‌​​‍‌‌ ‌‍‍ ‌‍‌‌‌ ‍‌​‍‌‌​ ​ ‌​‌​​‍‌‌​ ​ ‌​‌​​‍‌‌​ ​‍​ ​‍‌ ‍‌‌‍​ ‌‌‌‌‌ ‍​‌ ‌ ​ ‌ ​ ​​‌ ‌​​‍‌‌​ ​‍​ ​‍​‍‌‌​ ‌‌‌​‌​​‍ ‍‌‍​ ‌‍‍​‌‍‍‌‌‍ ​‌‍‌​‌ ​‍‌‍‌‌‌‍ ‍​‍‌‌​ ‌‌‌​​‍‌‌ ‌‍‍ ‌‍‌‌‌ ‍‌​‍‌‌​ ​ ‌​‌​​‍‌‌​ ​ ‌​‌​​‍‌‌​ ​‍​ ​‍‌‌​‌‌‍‌‌‌ ‍‌​ ‌‍‌‌​‌‌‍ ‍‌ ​‍‌‌​ ​‍‌‌​ ​‍​ ​‍​‍‌‌​ ‌‌‌​‌​​‍ ‍‌ ‌​‌‍‌‌‌ ‍​‌ ‌​​ ‌‍​‍‌‍​‌‌ ​ ‌‍‌‌‌‌‌‌‌ ​‍‌‍ ​​ ‌‌‍‍​‌ ‌​‌ ‌​‌ ​​‌ ​ ​‍‌‌​ ​ ‌​​‌​‍‌‌​ ​‍‌​‌‍​‍‌‌​ ​‍‌​‌‍‌‍​ ‌‍‍​‌‍‌‌‌‍ ​‌ ​ ‌‍‌‌‌‍​‌‌ ​​‌‍‍‌‌‍‌‌‌ ​‍‌ ​ ​‍ ‍‌ ​ ‌‍​‌‌‍ ‍‌‍‍‌‌ ‌​‌ ‍‌​‍ ‍‌ ​ ‌ ‌​‌ ‌‌‌‍‌​‌‍‍‌‌‍ ​‍‌‍‌‍‍‌‌‍‌​​ ‌​ ‌ ‌‍‌​‌‍‌​‌‍​‍​ ‍‌‌‍‌‍​ ​‍‌‍​‍​‍ ‌​ ‌​‌‍​‌‌‍​‍​ ‌​​‍ ‌​ ‌​​ ‌​​ ‍​​ ‌ ​‍ ‌​ ‍​‌‍​ ​ ‍‌‌‍‌‌​‍ ‌‌‍‌​​ ​‌​ ​ ‌‍‌‌‌‍​‌‌‍‌‌‌‍‌​​ ​ ​ ​​​ ​‍‌‍​‌‌‍​ ​‍‌‍‌ ‌​‌ ‍‌‌ ​​‌‍‌‌​ ‌‌‍​ ‌‍ ‌‍​‌‌‍​ ‌‍‍​​‍‌‍‌ ​​‌‍​‌‌ ‌​‌‍‍​​ ‌‌ ​‍‌‍‍‌‌‍​ ‌‍‍​‌‌‌​‌‍‌‌‌ ‍​‌ ‌​​‍‌‌​ ‌‌‌​​‍‌‌ ‌‍‍ ‌‍‌‌‌ ‍‌​‍‌‌​ ​ ‌​‌​​‍‌‌​ ​ ‌​‌​​‍‌‌​ ​‍​ ​‍‌ ‍‌‌‍​ ‌‌‌‌‌ ‍​‌ ‌ ​ ‌ ​ ​​‌ ‌​​‍‌‌​ ​‍​ ​‍​‍‌‌​ ‌‌‌​‌​​‍ ‍‌‍​ ‌‍‍​‌‍‍‌‌‍ ​‌‍‌​‌ ​‍‌‍‌‌‌‍ ‍​‍‌‌​ ‌‌‌​​‍‌‌ ‌‍‍ ‌‍‌‌‌ ‍‌​‍‌‌​ ​ ‌​‌​​‍‌‌​ ​ ‌​‌​​‍‌‌​ ​‍​ ​‍‌‌​‌‌‍‌‌‌ ‍‌​ ‌‍‌‌​‌‌‍ ‍‌ ​‍‌‌​ ​‍‌‌​ ​‍​ ​‍​‍‌‌​ ‌‌‌​‌​​‍ ‍‌ ‌​‌‍‌‌‌ ‍​‌ ‌​​‍‌‍‌ ​​‌‍‌‌‌ ​‍‌ ​ ‌ ​​‌‍‌‌‌‍​ ‌ ‌​‌‍‍‌‌ ‌‍‌‍‌‌​ ‌‌ ​​‌ ‌‌‌‍​‍‌‍ ​‌‍‍‌‌ ​ ‌‍‍​‌‍‌‌‌‍‌​​‍​‍‌ ‌
Favorite Quotes
The more I practice, the luckier I get.​​​​‌ ‍ ​‍​‍‌‍ ‌ ​‍‌‍‍‌‌‍‌ ‌‍‍‌‌‍ ‍​‍​‍​ ‍‍​‍​‍‌ ​ ‌‍​‌‌‍ ‍‌‍‍‌‌ ‌​‌ ‍‌​‍ ‍‌‍‍‌‌‍ ​‍​‍​‍ ​​‍​‍‌‍‍​‌ ​‍‌‍‌‌‌‍‌‍​‍​‍​ ‍‍​‍​‍‌‍‍​‌ ‌​‌ ‌​‌ ​​‌ ​ ​ ‍‍​‍ ​‍ ‌‍​ ‌‍‍​‌‍‌‌‌‍ ​‌ ​ ‌‍‌‌‌‍​‌‌ ​​‌‍‍‌‌‍‌‌‌ ​‍‌ ​ ​‍ ‍‌ ​ ‌‍​‌‌‍ ‍‌‍‍‌‌ ‌​‌ ‍‌​‍ ‍‌ ​ ‌ ‌​‌ ‌‌‌‍‌​‌‍‍‌‌‍ ​‍ ‌‍‍‌‌‍ ‍‌ ‌​‌‍‌‌‌‍ ‍‌ ‌​​‍ ‌‍‌‌‌‍‌​‌‍‍‌‌ ‌​​‍ ‌‍ ‌‌‍ ‌‍‌​‌‍‌‌​ ‌‌ ​​‌ ​‍‌‍‌‌‌ ​ ‌‍‌‌‌‍ ‍‌ ‌​‌‍​‌‌ ‌​‌‍‍‌‌‍ ‌‍ ‍​ ‍ ‌‍‍‌‌‍‌​​ ‌​ ‌ ‌‍‌​‌‍‌​‌‍​‍​ ‍‌‌‍‌‍​ ​‍‌‍​‍​‍ ‌​ ‌​‌‍​‌‌‍​‍​ ‌​​‍ ‌​ ‌​​ ‌​​ ‍​​ ‌ ​‍ ‌​ ‍​‌‍​ ​ ‍‌‌‍‌‌​‍ ‌‌‍‌​​ ​‌​ ​ ‌‍‌‌‌‍​‌‌‍‌‌‌‍‌​​ ​ ​ ​​​ ​‍‌‍​‌‌‍​ ​ ‍ ‌ ‌​‌ ‍‌‌ ​​‌‍‌‌​ ‌‌‍​ ‌‍ ‌‍​‌‌‍​ ‌‍‍​​ ‍ ‌ ​​‌‍​‌‌ ‌​‌‍‍​​ ‌‌ ​‌‌ ‌‌‌‍ ‌ ‌​‌‍‌‌‌ ​ ​‍‌‌​ ‌‌‌​​‍‌‌ ‌‍‍ ‌‍‌‌‌ ‍‌​‍‌‌​ ​ ‌​‌​​‍‌‌​ ​ ‌​‌​​‍‌‌​ ​‍​ ​‍‌​‌‌‌‍​‌‌‍‌ ​ ​ ‌‌​ ‌‍ ‍‌‍‍‍‌‍‍‌​‍‌‌​ ​‍​ ​‍​‍‌‌​ ‌‌‌​‌​​‍ ‍‌ ​‌‌ ‌‌‌‍ ‌ ‌​‌‍‌‌​‍‌‌​ ‌‌‌​​‍‌‌ ‌‍‍ ‌‍‌‌‌ ‍‌​‍‌‌​ ​ ‌​‌​​‍‌‌​ ​ ‌​‌​​‍‌‌​ ​‍​ ​‍‌ ‍​‌‌​‍‌‍ ‍‌​‍‌‌‌‍​‌‌‍​​ ‌‌‌‌​​​‍‌‌​ ​‍​ ​‍​‍‌‌​ ‌‌‌​‌​​‍ ‍‌‍​ ‌‍‍​‌‍‍‌‌‍ ​‌‍‌​‌ ​‍‌‍‌‌‌‍ ‍​‍‌‌​ ‌‌‌​​‍‌‌ ‌‍‍ ‌‍‌‌‌ ‍‌​‍‌‌​ ​ ‌​‌​​‍‌‌​ ​ ‌​‌​​‍‌‌​ ​‍​ ​‍​ ​​‌ ​ ‌ ​​‌‌‍‍‌‍ ​‌​‌‌‌ ‍‍​ ​‍​‍‌‌​ ​‍​ ​‍​‍‌‌​ ‌‌‌​‌​​‍ ‍‌ ‌​‌‍‌‌‌ ‍​‌ ‌​​ ‌‍​‍‌‍​‌‌ ​ ‌‍‌‌‌‌‌‌‌ ​‍‌‍ ​​ ‌‌‍‍​‌ ‌​‌ ‌​‌ ​​‌ ​ ​‍‌‌​ ​ ‌​​‌​‍‌‌​ ​‍‌​‌‍​‍‌‌​ ​‍‌​‌‍‌‍​ ‌‍‍​‌‍‌‌‌‍ ​‌ ​ ‌‍‌‌‌‍​‌‌ ​​‌‍‍‌‌‍‌‌‌ ​‍‌ ​ ​‍ ‍‌ ​ ‌‍​‌‌‍ ‍‌‍‍‌‌ ‌​‌ ‍‌​‍ ‍‌ ​ ‌ ‌​‌ ‌‌‌‍‌​‌‍‍‌‌‍ ​‍‌‍‌‍‍‌‌‍‌​​ ‌​ ‌ ‌‍‌​‌‍‌​‌‍​‍​ ‍‌‌‍‌‍​ ​‍‌‍​‍​‍ ‌​ ‌​‌‍​‌‌‍​‍​ ‌​​‍ ‌​ ‌​​ ‌​​ ‍​​ ‌ ​‍ ‌​ ‍​‌‍​ ​ ‍‌‌‍‌‌​‍ ‌‌‍‌​​ ​‌​ ​ ‌‍‌‌‌‍​‌‌‍‌‌‌‍‌​​ ​ ​ ​​​ ​‍‌‍​‌‌‍​ ​‍‌‍‌ ‌​‌ ‍‌‌ ​​‌‍‌‌​ ‌‌‍​ ‌‍ ‌‍​‌‌‍​ ‌‍‍​​‍‌‍‌ ​​‌‍​‌‌ ‌​‌‍‍​​ ‌‌ ​‌‌ ‌‌‌‍ ‌ ‌​‌‍‌‌‌ ​ ​‍‌‌​ ‌‌‌​​‍‌‌ ‌‍‍ ‌‍‌‌‌ ‍‌​‍‌‌​ ​ ‌​‌​​‍‌‌​ ​ ‌​‌​​‍‌‌​ ​‍​ ​‍‌​‌‌‌‍​‌‌‍‌ ​ ​ ‌‌​ ‌‍ ‍‌‍‍‍‌‍‍‌​‍‌‌​ ​‍​ ​‍​‍‌‌​ ‌‌‌​‌​​‍ ‍‌ ​‌‌ ‌‌‌‍ ‌ ‌​‌‍‌‌​‍‌‌​ ‌‌‌​​‍‌‌ ‌‍‍ ‌‍‌‌‌ ‍‌​‍‌‌​ ​ ‌​‌​​‍‌‌​ ​ ‌​‌​​‍‌‌​ ​‍​ ​‍‌ ‍​‌‌​‍‌‍ ‍‌​‍‌‌‌‍​‌‌‍​​ ‌‌‌‌​​​‍‌‌​ ​‍​ ​‍​‍‌‌​ ‌‌‌​‌​​‍ ‍‌‍​ ‌‍‍​‌‍‍‌‌‍ ​‌‍‌​‌ ​‍‌‍‌‌‌‍ ‍​‍‌‌​ ‌‌‌​​‍‌‌ ‌‍‍ ‌‍‌‌‌ ‍‌​‍‌‌​ ​ ‌​‌​​‍‌‌​ ​ ‌​‌​​‍‌‌​ ​‍​ ​‍​ ​​‌ ​ ‌ ​​‌‌‍‍‌‍ ​‌​‌‌‌ ‍‍​ ​‍​‍‌‌​ ​‍​ ​‍​‍‌‌​ ‌‌‌​‌​​‍ ‍‌ ‌​‌‍‌‌‌ ‍​‌ ‌​​‍‌‍‌ ​​‌‍‌‌‌ ​‍‌ ​ ‌ ​​‌‍‌‌‌‍​ ‌ ‌​‌‍‍‌‌ ‌‍‌‍‌‌​ ‌‌ ​​‌ ‌‌‌‍​‍‌‍ ​‌‍‍‌‌ ​ ‌‍‍​‌‍‌‌‌‍‌​​‍​‍‌ ‌
Locations​​​​‌ ‍ ​‍​‍‌‍ ‌ ​‍‌‍‍‌‌‍‌ ‌‍‍‌‌‍ ‍​‍​‍​ ‍‍​‍​‍‌ ​ ‌‍​‌‌‍ ‍‌‍‍‌‌ ‌​‌ ‍‌​‍ ‍‌‍‍‌‌‍ ​‍​‍​‍ ​​‍​‍‌‍‍​‌ ​‍‌‍‌‌‌‍‌‍​‍​‍​ ‍‍​‍​‍‌‍‍​‌ ‌​‌ ‌​‌ ​​‌ ​ ​ ‍‍​‍ ​‍ ‌‍​ ‌‍‍​‌‍‌‌‌‍ ​‌ ​ ‌‍‌‌‌‍​‌‌ ​​‌‍‍‌‌‍‌‌‌ ​‍‌ ​ ​‍ ‍‌ ​ ‌‍​‌‌‍ ‍‌‍‍‌‌ ‌​‌ ‍‌​‍ ‍‌ ​ ‌ ‌​‌ ‌‌‌‍‌​‌‍‍‌‌‍ ​‍ ‌‍‍‌‌‍ ‍‌ ‌​‌‍‌‌‌‍ ‍‌ ‌​​‍ ‌‍‌‌‌‍‌​‌‍‍‌‌ ‌​​‍ ‌‍ ‌‌‍ ‌‍‌​‌‍‌‌​ ‌‌ ​​‌ ​‍‌‍‌‌‌ ​ ‌‍‌‌‌‍ ‍‌ ‌​‌‍​‌‌ ‌​‌‍‍‌‌‍ ‌‍ ‍​ ‍ ‌‍‍‌‌‍‌​​ ‌‌‍‌‍‌‍ ‌‍ ‌ ‌​‌‍‌‌‌ ​‍​ ‍ ‌ ‌​‌ ‍‌‌ ​​‌‍‌‌​ ‌‌‍‌‍‌‍ ‌‍ ‌ ‌​‌‍‌‌‌ ​‍​ ‍ ‌ ​​‌‍​‌‌ ‌​‌‍‍​​ ‌‌‍​ ‌‍ ‌‍ ​‌ ‌‌‌‍ ‌‌‍ ‍‌ ​ ​‍‌‌​ ‌‌‌​​‍‌‌ ‌‍‍ ‌‍‌‌‌ ‍‌​‍‌‌​ ​ ‌​‌​​‍‌‌​ ​ ‌​‌​​‍‌‌​ ​‍​ ​‍‌‍‌‌‌‍​‍​ ​‍​ ‍​‌‍​ ​ ‌‌‌‍​ ‌‍​ ‌‍‌‌‌‍​‍‌‍​‌​ ​‌​‍‌‌​ ​‍​ ​‍​‍‌‌​ ‌‌‌​‌​​‍ ‍‌ ‌​‌‍‍‌‌ ‌​‌‍ ​‌‍‌‌​ ‌‍​‍‌‍​‌‌ ​ ‌‍‌‌‌‌‌‌‌ ​‍‌‍ ​​ ‌‌‍‍​‌ ‌​‌ ‌​‌ ​​‌ ​ ​‍‌‌​ ​ ‌​​‌​‍‌‌​ ​‍‌​‌‍​‍‌‌​ ​‍‌​‌‍‌‍​ ‌‍‍​‌‍‌‌‌‍ ​‌ ​ ‌‍‌‌‌‍​‌‌ ​​‌‍‍‌‌‍‌‌‌ ​‍‌ ​ ​‍ ‍‌ ​ ‌‍​‌‌‍ ‍‌‍‍‌‌ ‌​‌ ‍‌​‍ ‍‌ ​ ‌ ‌​‌ ‌‌‌‍‌​‌‍‍‌‌‍ ​‍‌‍‌‍‍‌‌‍‌​​ ‌‌‍‌‍‌‍ ‌‍ ‌ ‌​‌‍‌‌‌ ​‍​‍‌‍‌ ‌​‌ ‍‌‌ ​​‌‍‌‌​ ‌‌‍‌‍‌‍ ‌‍ ‌ ‌​‌‍‌‌‌ ​‍​‍‌‍‌ ​​‌‍​‌‌ ‌​‌‍‍​​ ‌‌‍​ ‌‍ ‌‍ ​‌ ‌‌‌‍ ‌‌‍ ‍‌ ​ ​‍‌‌​ ‌‌‌​​‍‌‌ ‌‍‍ ‌‍‌‌‌ ‍‌​‍‌‌​ ​ ‌​‌​​‍‌‌​ ​ ‌​‌​​‍‌‌​ ​‍​ ​‍‌‍‌‌‌‍​‍​ ​‍​ ‍​‌‍​ ​ ‌‌‌‍​ ‌‍​ ‌‍‌‌‌‍​‍‌‍​‌​ ​‌​‍‌‌​ ​‍​ ​‍​‍‌‌​ ‌‌‌​‌​​‍ ‍‌ ‌​‌‍‍‌‌ ‌​‌‍ ​‌‍‌‌​‍‌‍‌ ​​‌‍‌‌‌ ​‍‌ ​ ‌ ​​‌‍‌‌‌‍​ ‌ ‌​‌‍‍‌‌ ‌‍‌‍‌‌​ ‌‌ ​​‌ ‌‌‌‍​‍‌‍ ​‌‍‍‌‌ ​ ‌‍‍​‌‍‌‌‌‍‌​​‍​‍‌ ‌
Fitness​​​​‌ ‍ ​‍​‍‌‍ ‌ ​‍‌‍‍‌‌‍‌ ‌‍‍‌‌‍ ‍​‍​‍​ ‍‍​‍​‍‌ ​ ‌‍​‌‌‍ ‍‌‍‍‌‌ ‌​‌ ‍‌​‍ ‍‌‍‍‌‌‍ ​‍​‍​‍ ​​‍​‍‌‍‍​‌ ​‍‌‍‌‌‌‍‌‍​‍​‍​ ‍‍​‍​‍‌‍‍​‌ ‌​‌ ‌​‌ ​​‌ ​ ​ ‍‍​‍ ​‍ ‌‍​ ‌‍‍​‌‍‌‌‌‍ ​‌ ​ ‌‍‌‌‌‍​‌‌ ​​‌‍‍‌‌‍‌‌‌ ​‍‌ ​ ​‍ ‍‌ ​ ‌‍​‌‌‍ ‍‌‍‍‌‌ ‌​‌ ‍‌​‍ ‍‌ ​ ‌ ‌​‌ ‌‌‌‍‌​‌‍‍‌‌‍ ​‍ ‌‍‍‌‌‍ ‍‌ ‌​‌‍‌‌‌‍ ‍‌ ‌​​‍ ‌‍‌‌‌‍‌​‌‍‍‌‌ ‌​​‍ ‌‍ ‌‌‍ ‌‍‌​‌‍‌‌​ ‌‌ ​​‌ ​‍‌‍‌‌‌ ​ ‌‍‌‌‌‍ ‍‌ ‌​‌‍​‌‌ ‌​‌‍‍‌‌‍ ‌‍ ‍​ ‍ ‌‍‍‌‌‍‌​​ ‌‌‍‌‍‌‍ ‌‍ ‌ ‌​‌‍‌‌‌ ​‍​ ‍ ‌ ‌​‌ ‍‌‌ ​​‌‍‌‌​ ‌‌‍‌‍‌‍ ‌‍ ‌ ‌​‌‍‌‌‌ ​‍​ ‍ ‌ ​​‌‍​‌‌ ‌​‌‍‍​​ ‌‌‍​ ‌‍ ‌‍ ​‌ ‌‌‌‍ ‌‌‍ ‍‌ ​ ​‍‌‌​ ‌‌‌​​‍‌‌ ‌‍‍ ‌‍‌‌‌ ‍‌​‍‌‌​ ​ ‌​‌​​‍‌‌​ ​ ‌​‌​​‍‌‌​ ​‍​ ​‍‌‍‌‌‌‍​‍​ ​‍​ ‍​‌‍​ ​ ‌‌‌‍​ ‌‍​ ‌‍‌‌‌‍​‍‌‍​‌​ ​‌​‍‌‌​ ​‍​ ​‍​‍‌‌​ ‌‌‌​‌​​‍ ‍‌‍ ​‌‍‍‌‌‍ ‍‌‍‍ ‌ ​ ​‍‌‌​ ‌‌‌​​‍‌‌ ‌‍‍ ‌‍‌‌‌ ‍‌​‍‌‌​ ​ ‌​‌​​‍‌‌​ ​ ‌​‌​​‍‌‌​ ​‍​ ​‍​ ​‍​ ​ ​ ​ ‌‍​ ‌‍‌‌​ ‍​​ ‌‍​ ​‌​ ‌​‌‍​‌‌‍​ ​ ‍‌​‍‌‌​ ​‍​ ​‍​‍‌‌​ ‌‌‌​‌​​‍ ‍‌‍ ‍‌‍​‌‌‍ ‌‌‍‌‌​ ‌‍​‍‌‍​‌‌ ​ ‌‍‌‌‌‌‌‌‌ ​‍‌‍ ​​ ‌‌‍‍​‌ ‌​‌ ‌​‌ ​​‌ ​ ​‍‌‌​ ​ ‌​​‌​‍‌‌​ ​‍‌​‌‍​‍‌‌​ ​‍‌​‌‍‌‍​ ‌‍‍​‌‍‌‌‌‍ ​‌ ​ ‌‍‌‌‌‍​‌‌ ​​‌‍‍‌‌‍‌‌‌ ​‍‌ ​ ​‍ ‍‌ ​ ‌‍​‌‌‍ ‍‌‍‍‌‌ ‌​‌ ‍‌​‍ ‍‌ ​ ‌ ‌​‌ ‌‌‌‍‌​‌‍‍‌‌‍ ​‍‌‍‌‍‍‌‌‍‌​​ ‌‌‍‌‍‌‍ ‌‍ ‌ ‌​‌‍‌‌‌ ​‍​‍‌‍‌ ‌​‌ ‍‌‌ ​​‌‍‌‌​ ‌‌‍‌‍‌‍ ‌‍ ‌ ‌​‌‍‌‌‌ ​‍​‍‌‍‌ ​​‌‍​‌‌ ‌​‌‍‍​​ ‌‌‍​ ‌‍ ‌‍ ​‌ ‌‌‌‍ ‌‌‍ ‍‌ ​ ​‍‌‌​ ‌‌‌​​‍‌‌ ‌‍‍ ‌‍‌‌‌ ‍‌​‍‌‌​ ​ ‌​‌​​‍‌‌​ ​ ‌​‌​​‍‌‌​ ​‍​ ​‍‌‍‌‌‌‍​‍​ ​‍​ ‍​‌‍​ ​ ‌‌‌‍​ ‌‍​ ‌‍‌‌‌‍​‍‌‍​‌​ ​‌​‍‌‌​ ​‍​ ​‍​‍‌‌​ ‌‌‌​‌​​‍ ‍‌‍ ​‌‍‍‌‌‍ ‍‌‍‍ ‌ ​ ​‍‌‌​ ‌‌‌​​‍‌‌ ‌‍‍ ‌‍‌‌‌ ‍‌​‍‌‌​ ​ ‌​‌​​‍‌‌​ ​ ‌​‌​​‍‌‌​ ​‍​ ​‍​ ​‍​ ​ ​ ​ ‌‍​ ‌‍‌‌​ ‍​​ ‌‍​ ​‌​ ‌​‌‍​‌‌‍​ ​ ‍‌​‍‌‌​ ​‍​ ​‍​‍‌‌​ ‌‌‌​‌​​‍ ‍‌‍ ‍‌‍​‌‌‍ ‌‌‍‌‌​‍‌‍‌ ​​‌‍‌‌‌ ​‍‌ ​ ‌ ​​‌‍‌‌‌‍​ ‌ ‌​‌‍‍‌‌ ‌‍‌‍‌‌​ ‌‌ ​​‌ ‌‌‌‍​‍‌‍ ​‌‍‍‌‌ ​ ‌‍‍​‌‍‌‌‌‍‌​​‍​‍‌ ‌
Field House Manhattan​​​​‌ ‍ ​‍​‍‌‍ ‌ ​‍‌‍‍‌‌‍‌ ‌‍‍‌‌‍ ‍​‍​‍​ ‍‍​‍​‍‌ ​ ‌‍​‌‌‍ ‍‌‍‍‌‌ ‌​‌ ‍‌​‍ ‍‌‍‍‌‌‍ ​‍​‍​‍ ​​‍​‍‌‍‍​‌ ​‍‌‍‌‌‌‍‌‍​‍​‍​ ‍‍​‍​‍‌‍‍​‌ ‌​‌ ‌​‌ ​​‌ ​ ​ ‍‍​‍ ​‍ ‌‍​ ‌‍‍​‌‍‌‌‌‍ ​‌ ​ ‌‍‌‌‌‍​‌‌ ​​‌‍‍‌‌‍‌‌‌ ​‍‌ ​ ​‍ ‍‌ ​ ‌‍​‌‌‍ ‍‌‍‍‌‌ ‌​‌ ‍‌​‍ ‍‌ ​ ‌ ‌​‌ ‌‌‌‍‌​‌‍‍‌‌‍ ​‍ ‌‍‍‌‌‍ ‍‌ ‌​‌‍‌‌‌‍ ‍‌ ‌​​‍ ‌‍‌‌‌‍‌​‌‍‍‌‌ ‌​​‍ ‌‍ ‌‌‍ ‌‍‌​‌‍‌‌​ ‌‌ ​​‌ ​‍‌‍‌‌‌ ​ ‌‍‌‌‌‍ ‍‌ ‌​‌‍​‌‌ ‌​‌‍‍‌‌‍ ‌‍ ‍​ ‍ ‌‍‍‌‌‍‌​​ ‌‌‍‌‍‌‍ ‌‍ ‌ ‌​‌‍‌‌‌ ​‍​ ‍ ‌ ‌​‌ ‍‌‌ ​​‌‍‌‌​ ‌‌‍‌‍‌‍ ‌‍ ‌ ‌​‌‍‌‌‌ ​‍​ ‍ ‌ ​​‌‍​‌‌ ‌​‌‍‍​​ ‌‌‍​ ‌‍ ‌‍ ​‌ ‌‌‌‍ ‌‌‍ ‍‌ ​ ​‍‌‌​ ‌‌‌​​‍‌‌ ‌‍‍ ‌‍‌‌‌ ‍‌​‍‌‌​ ​ ‌​‌​​‍‌‌​ ​ ‌​‌​​‍‌‌​ ​‍​ ​‍‌‍‌‌‌‍​‍​ ​‍​ ‍​‌‍​ ​ ‌‌‌‍​ ‌‍​ ‌‍‌‌‌‍​‍‌‍​‌​ ​‌​‍‌‌​ ​‍​ ​‍​‍‌‌​ ‌‌‌​‌​​‍ ‍‌‍ ​‌‍‍‌‌‍ ‍‌‍‍ ‌ ​ ​‍‌‌​ ‌‌‌​​‍‌‌ ‌‍‍ ‌‍‌‌‌ ‍‌​‍‌‌​ ​ ‌​‌​​‍‌‌​ ​ ‌​‌​​‍‌‌​ ​‍​ ​‍​ ​‌​ ​ ​ ​‌‌‍​‍​ ​​​ ​‌‌‍​‌​ ‌ ​ ​‍​ ​‍​ ‌‍​ ‌​​‍‌‌​ ​‍​ ​‍​‍‌‌​ ‌‌‌​‌​​‍ ‍‌‍ ‍‌‍​‌‌‍ ‌‌‍‌‌​ ‌‍​‍‌‍​‌‌ ​ ‌‍‌‌‌‌‌‌‌ ​‍‌‍ ​​ ‌‌‍‍​‌ ‌​‌ ‌​‌ ​​‌ ​ ​‍‌‌​ ​ ‌​​‌​‍‌‌​ ​‍‌​‌‍​‍‌‌​ ​‍‌​‌‍‌‍​ ‌‍‍​‌‍‌‌‌‍ ​‌ ​ ‌‍‌‌‌‍​‌‌ ​​‌‍‍‌‌‍‌‌‌ ​‍‌ ​ ​‍ ‍‌ ​ ‌‍​‌‌‍ ‍‌‍‍‌‌ ‌​‌ ‍‌​‍ ‍‌ ​ ‌ ‌​‌ ‌‌‌‍‌​‌‍‍‌‌‍ ​‍‌‍‌‍‍‌‌‍‌​​ ‌‌‍‌‍‌‍ ‌‍ ‌ ‌​‌‍‌‌‌ ​‍​‍‌‍‌ ‌​‌ ‍‌‌ ​​‌‍‌‌​ ‌‌‍‌‍‌‍ ‌‍ ‌ ‌​‌‍‌‌‌ ​‍​‍‌‍‌ ​​‌‍​‌‌ ‌​‌‍‍​​ ‌‌‍​ ‌‍ ‌‍ ​‌ ‌‌‌‍ ‌‌‍ ‍‌ ​ ​‍‌‌​ ‌‌‌​​‍‌‌ ‌‍‍ ‌‍‌‌‌ ‍‌​‍‌‌​ ​ ‌​‌​​‍‌‌​ ​ ‌​‌​​‍‌‌​ ​‍​ ​‍‌‍‌‌‌‍​‍​ ​‍​ ‍​‌‍​ ​ ‌‌‌‍​ ‌‍​ ‌‍‌‌‌‍​‍‌‍​‌​ ​‌​‍‌‌​ ​‍​ ​‍​‍‌‌​ ‌‌‌​‌​​‍ ‍‌‍ ​‌‍‍‌‌‍ ‍‌‍‍ ‌ ​ ​‍‌‌​ ‌‌‌​​‍‌‌ ‌‍‍ ‌‍‌‌‌ ‍‌​‍‌‌​ ​ ‌​‌​​‍‌‌​ ​ ‌​‌​​‍‌‌​ ​‍​ ​‍​ ​‌​ ​ ​ ​‌‌‍​‍​ ​​​ ​‌‌‍​‌​ ‌ ​ ​‍​ ​‍​ ‌‍​ ‌​​‍‌‌​ ​‍​ ​‍​‍‌‌​ ‌‌‌​‌​​‍ ‍‌‍ ‍‌‍​‌‌‍ ‌‌‍‌‌​‍‌‍‌ ​​‌‍‌‌‌ ​‍‌ ​ ‌ ​​‌‍‌‌‌‍​ ‌ ‌​‌‍‍‌‌ ‌‍‌‍‌‌​ ‌‌ ​​‌ ‌‌‌‍​‍‌‍ ​‌‍‍‌‌ ​ ‌‍‍​‌‍‌‌‌‍‌​​‍​‍‌ ‌
Field House Brooklyn​​​​‌ ‍ ​‍​‍‌‍ ‌ ​‍‌‍‍‌‌‍‌ ‌‍‍‌‌‍ ‍​‍​‍​ ‍‍​‍​‍‌ ​ ‌‍​‌‌‍ ‍‌‍‍‌‌ ‌​‌ ‍‌​‍ ‍‌‍‍‌‌‍ ​‍​‍​‍ ​​‍​‍‌‍‍​‌ ​‍‌‍‌‌‌‍‌‍​‍​‍​ ‍‍​‍​‍‌‍‍​‌ ‌​‌ ‌​‌ ​​‌ ​ ​ ‍‍​‍ ​‍ ‌‍​ ‌‍‍​‌‍‌‌‌‍ ​‌ ​ ‌‍‌‌‌‍​‌‌ ​​‌‍‍‌‌‍‌‌‌ ​‍‌ ​ ​‍ ‍‌ ​ ‌‍​‌‌‍ ‍‌‍‍‌‌ ‌​‌ ‍‌​‍ ‍‌ ​ ‌ ‌​‌ ‌‌‌‍‌​‌‍‍‌‌‍ ​‍ ‌‍‍‌‌‍ ‍‌ ‌​‌‍‌‌‌‍ ‍‌ ‌​​‍ ‌‍‌‌‌‍‌​‌‍‍‌‌ ‌​​‍ ‌‍ ‌‌‍ ‌‍‌​‌‍‌‌​ ‌‌ ​​‌ ​‍‌‍‌‌‌ ​ ‌‍‌‌‌‍ ‍‌ ‌​‌‍​‌‌ ‌​‌‍‍‌‌‍ ‌‍ ‍​ ‍ ‌‍‍‌‌‍‌​​ ‌‌‍‌‍‌‍ ‌‍ ‌ ‌​‌‍‌‌‌ ​‍​ ‍ ‌ ‌​‌ ‍‌‌ ​​‌‍‌‌​ ‌‌‍‌‍‌‍ ‌‍ ‌ ‌​‌‍‌‌‌ ​‍​ ‍ ‌ ​​‌‍​‌‌ ‌​‌‍‍​​ ‌‌‍​ ‌‍ ‌‍ ​‌ ‌‌‌‍ ‌‌‍ ‍‌ ​ ​‍‌‌​ ‌‌‌​​‍‌‌ ‌‍‍ ‌‍‌‌‌ ‍‌​‍‌‌​ ​ ‌​‌​​‍‌‌​ ​ ‌​‌​​‍‌‌​ ​‍​ ​‍‌‍‌‌‌‍​‍​ ​‍​ ‍​‌‍​ ​ ‌‌‌‍​ ‌‍​ ‌‍‌‌‌‍​‍‌‍​‌​ ​‌​‍‌‌​ ​‍​ ​‍​‍‌‌​ ‌‌‌​‌​​‍ ‍‌‍ ​‌‍‍‌‌‍ ‍‌‍‍ ‌ ​ ​‍‌‌​ ‌‌‌​​‍‌‌ ‌‍‍ ‌‍‌‌‌ ‍‌​‍‌‌​ ​ ‌​‌​​‍‌‌​ ​ ‌​‌​​‍‌‌​ ​‍​ ​‍​ ‌‍​ ‍​​ ‌ ‌‍‌​​ ​‌​ ​‍​ ‌‌​ ‌‍​ ​‍​ ​‌‌‍​ ​ ​‌​‍‌‌​ ​‍​ ​‍​‍‌‌​ ‌‌‌​‌​​‍ ‍‌‍ ‍‌‍​‌‌‍ ‌‌‍‌‌​ ‌‍​‍‌‍​‌‌ ​ ‌‍‌‌‌‌‌‌‌ ​‍‌‍ ​​ ‌‌‍‍​‌ ‌​‌ ‌​‌ ​​‌ ​ ​‍‌‌​ ​ ‌​​‌​‍‌‌​ ​‍‌​‌‍​‍‌‌​ ​‍‌​‌‍‌‍​ ‌‍‍​‌‍‌‌‌‍ ​‌ ​ ‌‍‌‌‌‍​‌‌ ​​‌‍‍‌‌‍‌‌‌ ​‍‌ ​ ​‍ ‍‌ ​ ‌‍​‌‌‍ ‍‌‍‍‌‌ ‌​‌ ‍‌​‍ ‍‌ ​ ‌ ‌​‌ ‌‌‌‍‌​‌‍‍‌‌‍ ​‍‌‍‌‍‍‌‌‍‌​​ ‌‌‍‌‍‌‍ ‌‍ ‌ ‌​‌‍‌‌‌ ​‍​‍‌‍‌ ‌​‌ ‍‌‌ ​​‌‍‌‌​ ‌‌‍‌‍‌‍ ‌‍ ‌ ‌​‌‍‌‌‌ ​‍​‍‌‍‌ ​​‌‍​‌‌ ‌​‌‍‍​​ ‌‌‍​ ‌‍ ‌‍ ​‌ ‌‌‌‍ ‌‌‍ ‍‌ ​ ​‍‌‌​ ‌‌‌​​‍‌‌ ‌‍‍ ‌‍‌‌‌ ‍‌​‍‌‌​ ​ ‌​‌​​‍‌‌​ ​ ‌​‌​​‍‌‌​ ​‍​ ​‍‌‍‌‌‌‍​‍​ ​‍​ ‍​‌‍​ ​ ‌‌‌‍​ ‌‍​ ‌‍‌‌‌‍​‍‌‍​‌​ ​‌​‍‌‌​ ​‍​ ​‍​‍‌‌​ ‌‌‌​‌​​‍ ‍‌‍ ​‌‍‍‌‌‍ ‍‌‍‍ ‌ ​ ​‍‌‌​ ‌‌‌​​‍‌‌ ‌‍‍ ‌‍‌‌‌ ‍‌​‍‌‌​ ​ ‌​‌​​‍‌‌​ ​ ‌​‌​​‍‌‌​ ​‍​ ​‍​ ‌‍​ ‍​​ ‌ ‌‍‌​​ ​‌​ ​‍​ ‌‌​ ‌‍​ ​‍​ ​‌‌‍​ ​ ​‌​‍‌‌​ ​‍​ ​‍​‍‌‌​ ‌‌‌​‌​​‍ ‍‌‍ ‍‌‍​‌‌‍ ‌‌‍‌‌​‍‌‍‌ ​​‌‍‌‌‌ ​‍‌ ​ ‌ ​​‌‍‌‌‌‍​ ‌ ‌​‌‍‍‌‌ ‌‍‌‍‌‌​ ‌‌ ​​‌ ‌‌‌‍​‍‌‍ ​‌‍‍‌‌ ​ ‌‍‍​‌‍‌‌‌‍‌​​‍​‍‌ ‌
Sky Rink​​​​‌ ‍ ​‍​‍‌‍ ‌ ​‍‌‍‍‌‌‍‌ ‌‍‍‌‌‍ ‍​‍​‍​ ‍‍​‍​‍‌ ​ ‌‍​‌‌‍ ‍‌‍‍‌‌ ‌​‌ ‍‌​‍ ‍‌‍‍‌‌‍ ​‍​‍​‍ ​​‍​‍‌‍‍​‌ ​‍‌‍‌‌‌‍‌‍​‍​‍​ ‍‍​‍​‍‌‍‍​‌ ‌​‌ ‌​‌ ​​‌ ​ ​ ‍‍​‍ ​‍ ‌‍​ ‌‍‍​‌‍‌‌‌‍ ​‌ ​ ‌‍‌‌‌‍​‌‌ ​​‌‍‍‌‌‍‌‌‌ ​‍‌ ​ ​‍ ‍‌ ​ ‌‍​‌‌‍ ‍‌‍‍‌‌ ‌​‌ ‍‌​‍ ‍‌ ​ ‌ ‌​‌ ‌‌‌‍‌​‌‍‍‌‌‍ ​‍ ‌‍‍‌‌‍ ‍‌ ‌​‌‍‌‌‌‍ ‍‌ ‌​​‍ ‌‍‌‌‌‍‌​‌‍‍‌‌ ‌​​‍ ‌‍ ‌‌‍ ‌‍‌​‌‍‌‌​ ‌‌ ​​‌ ​‍‌‍‌‌‌ ​ ‌‍‌‌‌‍ ‍‌ ‌​‌‍​‌‌ ‌​‌‍‍‌‌‍ ‌‍ ‍​ ‍ ‌‍‍‌‌‍‌​​ ‌‌‍‌‍‌‍ ‌‍ ‌ ‌​‌‍‌‌‌ ​‍​ ‍ ‌ ‌​‌ ‍‌‌ ​​‌‍‌‌​ ‌‌‍‌‍‌‍ ‌‍ ‌ ‌​‌‍‌‌‌ ​‍​ ‍ ‌ ​​‌‍​‌‌ ‌​‌‍‍​​ ‌‌‍​ ‌‍ ‌‍ ​‌ ‌‌‌‍ ‌‌‍ ‍‌ ​ ​‍‌‌​ ‌‌‌​​‍‌‌ ‌‍‍ ‌‍‌‌‌ ‍‌​‍‌‌​ ​ ‌​‌​​‍‌‌​ ​ ‌​‌​​‍‌‌​ ​‍​ ​‍‌‍‌‌‌‍​‍​ ​‍​ ‍​‌‍​ ​ ‌‌‌‍​ ‌‍​ ‌‍‌‌‌‍​‍‌‍​‌​ ​‌​‍‌‌​ ​‍​ ​‍​‍‌‌​ ‌‌‌​‌​​‍ ‍‌‍ ​‌‍‍‌‌‍ ‍‌‍‍ ‌ ​ ​‍‌‌​ ‌‌‌​​‍‌‌ ‌‍‍ ‌‍‌‌‌ ‍‌​‍‌‌​ ​ ‌​‌​​‍‌‌​ ​ ‌​‌​​‍‌‌​ ​‍​ ​‍​ ‌​​ ‌ ‌‍‌‍‌‍‌‍​ ​​​ ‌‍​ ‌‌​ ‌​‌‍‌​‌‍‌​​ ​‌‌‍​‍​‍‌‌​ ​‍​ ​‍​‍‌‌​ ‌‌‌​‌​​‍ ‍‌‍ ‍‌‍​‌‌‍ ‌‌‍‌‌​ ‌‍​‍‌‍​‌‌ ​ ‌‍‌‌‌‌‌‌‌ ​‍‌‍ ​​ ‌‌‍‍​‌ ‌​‌ ‌​‌ ​​‌ ​ ​‍‌‌​ ​ ‌​​‌​‍‌‌​ ​‍‌​‌‍​‍‌‌​ ​‍‌​‌‍‌‍​ ‌‍‍​‌‍‌‌‌‍ ​‌ ​ ‌‍‌‌‌‍​‌‌ ​​‌‍‍‌‌‍‌‌‌ ​‍‌ ​ ​‍ ‍‌ ​ ‌‍​‌‌‍ ‍‌‍‍‌‌ ‌​‌ ‍‌​‍ ‍‌ ​ ‌ ‌​‌ ‌‌‌‍‌​‌‍‍‌‌‍ ​‍‌‍‌‍‍‌‌‍‌​​ ‌‌‍‌‍‌‍ ‌‍ ‌ ‌​‌‍‌‌‌ ​‍​‍‌‍‌ ‌​‌ ‍‌‌ ​​‌‍‌‌​ ‌‌‍‌‍‌‍ ‌‍ ‌ ‌​‌‍‌‌‌ ​‍​‍‌‍‌ ​​‌‍​‌‌ ‌​‌‍‍​​ ‌‌‍​ ‌‍ ‌‍ ​‌ ‌‌‌‍ ‌‌‍ ‍‌ ​ ​‍‌‌​ ‌‌‌​​‍‌‌ ‌‍‍ ‌‍‌‌‌ ‍‌​‍‌‌​ ​ ‌​‌​​‍‌‌​ ​ ‌​‌​​‍‌‌​ ​‍​ ​‍‌‍‌‌‌‍​‍​ ​‍​ ‍​‌‍​ ​ ‌‌‌‍​ ‌‍​ ‌‍‌‌‌‍​‍‌‍​‌​ ​‌​‍‌‌​ ​‍​ ​‍​‍‌‌​ ‌‌‌​‌​​‍ ‍‌‍ ​‌‍‍‌‌‍ ‍‌‍‍ ‌ ​ ​‍‌‌​ ‌‌‌​​‍‌‌ ‌‍‍ ‌‍‌‌‌ ‍‌​‍‌‌​ ​ ‌​‌​​‍‌‌​ ​ ‌​‌​​‍‌‌​ ​‍​ ​‍​ ‌​​ ‌ ‌‍‌‍‌‍‌‍​ ​​​ ‌‍​ ‌‌​ ‌​‌‍‌​‌‍‌​​ ​‌‌‍​‍​‍‌‌​ ​‍​ ​‍​‍‌‌​ ‌‌‌​‌​​‍ ‍‌‍ ‍‌‍​‌‌‍ ‌‌‍‌‌​‍‌‍‌ ​​‌‍‌‌‌ ​‍‌ ​ ‌ ​​‌‍‌‌‌‍​ ‌ ‌​‌‍‍‌‌ ‌‍‌‍‌‌​ ‌‌ ​​‌ ‌‌‌‍​‍‌‍ ​‌‍‍‌‌ ​ ‌‍‍​‌‍‌‌‌‍‌​​‍​‍‌ ‌
Swim​​​​‌ ‍ ​‍​‍‌‍ ‌ ​‍‌‍‍‌‌‍‌ ‌‍‍‌‌‍ ‍​‍​‍​ ‍‍​‍​‍‌ ​ ‌‍​‌‌‍ ‍‌‍‍‌‌ ‌​‌ ‍‌​‍ ‍‌‍‍‌‌‍ ​‍​‍​‍ ​​‍​‍‌‍‍​‌ ​‍‌‍‌‌‌‍‌‍​‍​‍​ ‍‍​‍​‍‌‍‍​‌ ‌​‌ ‌​‌ ​​‌ ​ ​ ‍‍​‍ ​‍ ‌‍​ ‌‍‍​‌‍‌‌‌‍ ​‌ ​ ‌‍‌‌‌‍​‌‌ ​​‌‍‍‌‌‍‌‌‌ ​‍‌ ​ ​‍ ‍‌ ​ ‌‍​‌‌‍ ‍‌‍‍‌‌ ‌​‌ ‍‌​‍ ‍‌ ​ ‌ ‌​‌ ‌‌‌‍‌​‌‍‍‌‌‍ ​‍ ‌‍‍‌‌‍ ‍‌ ‌​‌‍‌‌‌‍ ‍‌ ‌​​‍ ‌‍‌‌‌‍‌​‌‍‍‌‌ ‌​​‍ ‌‍ ‌‌‍ ‌‍‌​‌‍‌‌​ ‌‌ ​​‌ ​‍‌‍‌‌‌ ​ ‌‍‌‌‌‍ ‍‌ ‌​‌‍​‌‌ ‌​‌‍‍‌‌‍ ‌‍ ‍​ ‍ ‌‍‍‌‌‍‌​​ ‌‌‍‌‍‌‍ ‌‍ ‌ ‌​‌‍‌‌‌ ​‍​ ‍ ‌ ‌​‌ ‍‌‌ ​​‌‍‌‌​ ‌‌‍‌‍‌‍ ‌‍ ‌ ‌​‌‍‌‌‌ ​‍​ ‍ ‌ ​​‌‍​‌‌ ‌​‌‍‍​​ ‌‌‍​ ‌‍ ‌‍ ​‌ ‌‌‌‍ ‌‌‍ ‍‌ ​ ​‍‌‌​ ‌‌‌​​‍‌‌ ‌‍‍ ‌‍‌‌‌ ‍‌​‍‌‌​ ​ ‌​‌​​‍‌‌​ ​ ‌​‌​​‍‌‌​ ​‍​ ​‍‌‍‌‌‌‍​‍​ ​‍​ ‍​‌‍​ ​ ‌‌‌‍​ ‌‍​ ‌‍‌‌‌‍​‍‌‍​‌​ ​‌​‍‌‌​ ​‍​ ​‍​‍‌‌​ ‌‌‌​‌​​‍ ‍‌‍ ​‌‍‍‌‌‍ ‍‌‍‍ ‌ ​ ​‍‌‌​ ‌‌‌​​‍‌‌ ‌‍‍ ‌‍‌‌‌ ‍‌​‍‌‌​ ​ ‌​‌​​‍‌‌​ ​ ‌​‌​​‍‌‌​ ​‍​ ​‍‌‍‌‍‌‍‌‍​ ​​​ ‌‌​ ‌‌​ ‌​​ ​‍‌‍​ ​ ​‌​ ​ ‌‍​ ‌‍​‌‌‍​ ‌‍‌‌​ ‌‍​ ​‌​ ​ ‌‍​ ‌‍​‍​ ‌​​ ‍​‌‍‌​​ ‍​​ ‌‍​ ‌‌‌‍​‍​ ‌​​ ‌​​ ​‌​ ‍‌​ ‍‌‌‍​ ​‍‌‌​ ​‍​ ​‍​‍‌‌​ ‌‌‌​‌​​‍ ‍‌‍ ‍‌‍​‌‌‍ ‌‌‍‌‌​ ‌‍​‍‌‍​‌‌ ​ ‌‍‌‌‌‌‌‌‌ ​‍‌‍ ​​ ‌‌‍‍​‌ ‌​‌ ‌​‌ ​​‌ ​ ​‍‌‌​ ​ ‌​​‌​‍‌‌​ ​‍‌​‌‍​‍‌‌​ ​‍‌​‌‍‌‍​ ‌‍‍​‌‍‌‌‌‍ ​‌ ​ ‌‍‌‌‌‍​‌‌ ​​‌‍‍‌‌‍‌‌‌ ​‍‌ ​ ​‍ ‍‌ ​ ‌‍​‌‌‍ ‍‌‍‍‌‌ ‌​‌ ‍‌​‍ ‍‌ ​ ‌ ‌​‌ ‌‌‌‍‌​‌‍‍‌‌‍ ​‍‌‍‌‍‍‌‌‍‌​​ ‌‌‍‌‍‌‍ ‌‍ ‌ ‌​‌‍‌‌‌ ​‍​‍‌‍‌ ‌​‌ ‍‌‌ ​​‌‍‌‌​ ‌‌‍‌‍‌‍ ‌‍ ‌ ‌​‌‍‌‌‌ ​‍​‍‌‍‌ ​​‌‍​‌‌ ‌​‌‍‍​​ ‌‌‍​ ‌‍ ‌‍ ​‌ ‌‌‌‍ ‌‌‍ ‍‌ ​ ​‍‌‌​ ‌‌‌​​‍‌‌ ‌‍‍ ‌‍‌‌‌ ‍‌​‍‌‌​ ​ ‌​‌​​‍‌‌​ ​ ‌​‌​​‍‌‌​ ​‍​ ​‍‌‍‌‌‌‍​‍​ ​‍​ ‍​‌‍​ ​ ‌‌‌‍​ ‌‍​ ‌‍‌‌‌‍​‍‌‍​‌​ ​‌​‍‌‌​ ​‍​ ​‍​‍‌‌​ ‌‌‌​‌​​‍ ‍‌‍ ​‌‍‍‌‌‍ ‍‌‍‍ ‌ ​ ​‍‌‌​ ‌‌‌​​‍‌‌ ‌‍‍ ‌‍‌‌‌ ‍‌​‍‌‌​ ​ ‌​‌​​‍‌‌​ ​ ‌​‌​​‍‌‌​ ​‍​ ​‍‌‍‌‍‌‍‌‍​ ​​​ ‌‌​ ‌‌​ ‌​​ ​‍‌‍​ ​ ​‌​ ​ ‌‍​ ‌‍​‌‌‍​ ‌‍‌‌​ ‌‍​ ​‌​ ​ ‌‍​ ‌‍​‍​ ‌​​ ‍​‌‍‌​​ ‍​​ ‌‍​ ‌‌‌‍​‍​ ‌​​ ‌​​ ​‌​ ‍‌​ ‍‌‌‍​ ​‍‌‌​ ​‍​ ​‍​‍‌‌​ ‌‌‌​‌​​‍ ‍‌‍ ‍‌‍​‌‌‍ ‌‌‍‌‌​‍‌‍‌ ​​‌‍‌‌‌ ​‍‌ ​ ‌ ​​‌‍‌‌‌‍​ ‌ ‌​‌‍‍‌‌ ‌‍‌‍‌‌​ ‌‌ ​​‌ ‌‌‌‍​‍‌‍ ​‌‍‍‌‌ ​ ‌‍‍​‌‍‌‌‌‍‌​​‍​‍‌ ‌
Golf Club​​​​‌ ‍ ​‍​‍‌‍ ‌ ​‍‌‍‍‌‌‍‌ ‌‍‍‌‌‍ ‍​‍​‍​ ‍‍​‍​‍‌ ​ ‌‍​‌‌‍ ‍‌‍‍‌‌ ‌​‌ ‍‌​‍ ‍‌‍‍‌‌‍ ​‍​‍​‍ ​​‍​‍‌‍‍​‌ ​‍‌‍‌‌‌‍‌‍​‍​‍​ ‍‍​‍​‍‌‍‍​‌ ‌​‌ ‌​‌ ​​‌ ​ ​ ‍‍​‍ ​‍ ‌‍​ ‌‍‍​‌‍‌‌‌‍ ​‌ ​ ‌‍‌‌‌‍​‌‌ ​​‌‍‍‌‌‍‌‌‌ ​‍‌ ​ ​‍ ‍‌ ​ ‌‍​‌‌‍ ‍‌‍‍‌‌ ‌​‌ ‍‌​‍ ‍‌ ​ ‌ ‌​‌ ‌‌‌‍‌​‌‍‍‌‌‍ ​‍ ‌‍‍‌‌‍ ‍‌ ‌​‌‍‌‌‌‍ ‍‌ ‌​​‍ ‌‍‌‌‌‍‌​‌‍‍‌‌ ‌​​‍ ‌‍ ‌‌‍ ‌‍‌​‌‍‌‌​ ‌‌ ​​‌ ​‍‌‍‌‌‌ ​ ‌‍‌‌‌‍ ‍‌ ‌​‌‍​‌‌ ‌​‌‍‍‌‌‍ ‌‍ ‍​ ‍ ‌‍‍‌‌‍‌​​ ‌‌‍‌‍‌‍ ‌‍ ‌ ‌​‌‍‌‌‌ ​‍​ ‍ ‌ ‌​‌ ‍‌‌ ​​‌‍‌‌​ ‌‌‍‌‍‌‍ ‌‍ ‌ ‌​‌‍‌‌‌ ​‍​ ‍ ‌ ​​‌‍​‌‌ ‌​‌‍‍​​ ‌‌‍​ ‌‍ ‌‍ ​‌ ‌‌‌‍ ‌‌‍ ‍‌ ​ ​‍‌‌​ ‌‌‌​​‍‌‌ ‌‍‍ ‌‍‌‌‌ ‍‌​‍‌‌​ ​ ‌​‌​​‍‌‌​ ​ ‌​‌​​‍‌‌​ ​‍​ ​‍‌‍‌‌‌‍​‍​ ​‍​ ‍​‌‍​ ​ ‌‌‌‍​ ‌‍​ ‌‍‌‌‌‍​‍‌‍​‌​ ​‌​‍‌‌​ ​‍​ ​‍​‍‌‌​ ‌‌‌​‌​​‍ ‍‌‍ ​‌‍‍‌‌‍ ‍‌‍‍ ‌ ​ ​‍‌‌​ ‌‌‌​​‍‌‌ ‌‍‍ ‌‍‌‌‌ ‍‌​‍‌‌​ ​ ‌​‌​​‍‌‌​ ​ ‌​‌​​‍‌‌​ ​‍​ ​‍​ ‌​‌‍‌‌​ ‌‍‌‍‌​​ ​‍​ ‌‍​ ​‍‌‍‌‍‌‍​‌‌‍​ ‌‍​ ‌‍​ ​‍‌‌​ ​‍​ ​‍​‍‌‌​ ‌‌‌​‌​​‍ ‍‌‍ ‍‌‍​‌‌‍ ‌‌‍‌‌​ ‌‍​‍‌‍​‌‌ ​ ‌‍‌‌‌‌‌‌‌ ​‍‌‍ ​​ ‌‌‍‍​‌ ‌​‌ ‌​‌ ​​‌ ​ ​‍‌‌​ ​ ‌​​‌​‍‌‌​ ​‍‌​‌‍​‍‌‌​ ​‍‌​‌‍‌‍​ ‌‍‍​‌‍‌‌‌‍ ​‌ ​ ‌‍‌‌‌‍​‌‌ ​​‌‍‍‌‌‍‌‌‌ ​‍‌ ​ ​‍ ‍‌ ​ ‌‍​‌‌‍ ‍‌‍‍‌‌ ‌​‌ ‍‌​‍ ‍‌ ​ ‌ ‌​‌ ‌‌‌‍‌​‌‍‍‌‌‍ ​‍‌‍‌‍‍‌‌‍‌​​ ‌‌‍‌‍‌‍ ‌‍ ‌ ‌​‌‍‌‌‌ ​‍​‍‌‍‌ ‌​‌ ‍‌‌ ​​‌‍‌‌​ ‌‌‍‌‍‌‍ ‌‍ ‌ ‌​‌‍‌‌‌ ​‍​‍‌‍‌ ​​‌‍​‌‌ ‌​‌‍‍​​ ‌‌‍​ ‌‍ ‌‍ ​‌ ‌‌‌‍ ‌‌‍ ‍‌ ​ ​‍‌‌​ ‌‌‌​​‍‌‌ ‌‍‍ ‌‍‌‌‌ ‍‌​‍‌‌​ ​ ‌​‌​​‍‌‌​ ​ ‌​‌​​‍‌‌​ ​‍​ ​‍‌‍‌‌‌‍​‍​ ​‍​ ‍​‌‍​ ​ ‌‌‌‍​ ‌‍​ ‌‍‌‌‌‍​‍‌‍​‌​ ​‌​‍‌‌​ ​‍​ ​‍​‍‌‌​ ‌‌‌​‌​​‍ ‍‌‍ ​‌‍‍‌‌‍ ‍‌‍‍ ‌ ​ ​‍‌‌​ ‌‌‌​​‍‌‌ ‌‍‍ ‌‍‌‌‌ ‍‌​‍‌‌​ ​ ‌​‌​​‍‌‌​ ​ ‌​‌​​‍‌‌​ ​‍​ ​‍​ ‌​‌‍‌‌​ ‌‍‌‍‌​​ ​‍​ ‌‍​ ​‍‌‍‌‍‌‍​‌‌‍​ ‌‍​ ‌‍​ ​‍‌‌​ ​‍​ ​‍​‍‌‌​ ‌‌‌​‌​​‍ ‍‌‍ ‍‌‍​‌‌‍ ‌‌‍‌‌​‍‌‍‌ ​​‌‍‌‌‌ ​‍‌ ​ ‌ ​​‌‍‌‌‌‍​ ‌ ‌​‌‍‍‌‌ ‌‍‌‍‌‌​ ‌‌ ​​‌ ‌‌‌‍​‍‌‍ ​‌‍‍‌‌ ​ ‌‍‍​‌‍‌‌‌‍‌​​‍​‍‌ ‌
Athletic Club​​​​‌ ‍ ​‍​‍‌‍ ‌ ​‍‌‍‍‌‌‍‌ ‌‍‍‌‌‍ ‍​‍​‍​ ‍‍​‍​‍‌ ​ ‌‍​‌‌‍ ‍‌‍‍‌‌ ‌​‌ ‍‌​‍ ‍‌‍‍‌‌‍ ​‍​‍​‍ ​​‍​‍‌‍‍​‌ ​‍‌‍‌‌‌‍‌‍​‍​‍​ ‍‍​‍​‍‌‍‍​‌ ‌​‌ ‌​‌ ​​‌ ​ ​ ‍‍​‍ ​‍ ‌‍​ ‌‍‍​‌‍‌‌‌‍ ​‌ ​ ‌‍‌‌‌‍​‌‌ ​​‌‍‍‌‌‍‌‌‌ ​‍‌ ​ ​‍ ‍‌ ​ ‌‍​‌‌‍ ‍‌‍‍‌‌ ‌​‌ ‍‌​‍ ‍‌ ​ ‌ ‌​‌ ‌‌‌‍‌​‌‍‍‌‌‍ ​‍ ‌‍‍‌‌‍ ‍‌ ‌​‌‍‌‌‌‍ ‍‌ ‌​​‍ ‌‍‌‌‌‍‌​‌‍‍‌‌ ‌​​‍ ‌‍ ‌‌‍ ‌‍‌​‌‍‌‌​ ‌‌ ​​‌ ​‍‌‍‌‌‌ ​ ‌‍‌‌‌‍ ‍‌ ‌​‌‍​‌‌ ‌​‌‍‍‌‌‍ ‌‍ ‍​ ‍ ‌‍‍‌‌‍‌​​ ‌‌‍‌‍‌‍ ‌‍ ‌ ‌​‌‍‌‌‌ ​‍​ ‍ ‌ ‌​‌ ‍‌‌ ​​‌‍‌‌​ ‌‌‍‌‍‌‍ ‌‍ ‌ ‌​‌‍‌‌‌ ​‍​ ‍ ‌ ​​‌‍​‌‌ ‌​‌‍‍​​ ‌‌‍​ ‌‍ ‌‍ ​‌ ‌‌‌‍ ‌‌‍ ‍‌ ​ ​‍‌‌​ ‌‌‌​​‍‌‌ ‌‍‍ ‌‍‌‌‌ ‍‌​‍‌‌​ ​ ‌​‌​​‍‌‌​ ​ ‌​‌​​‍‌‌​ ​‍​ ​‍‌‍‌‌‌‍​‍​ ​‍​ ‍​‌‍​ ​ ‌‌‌‍​ ‌‍​ ‌‍‌‌‌‍​‍‌‍​‌​ ​‌​‍‌‌​ ​‍​ ​‍​‍‌‌​ ‌‌‌​‌​​‍ ‍‌‍ ​‌‍‍‌‌‍ ‍‌‍‍ ‌ ​ ​‍‌‌​ ‌‌‌​​‍‌‌ ‌‍‍ ‌‍‌‌‌ ‍‌​‍‌‌​ ​ ‌​‌​​‍‌‌​ ​ ‌​‌​​‍‌‌​ ​‍​ ​‍​ ‍​‌‍​‌​ ​ ​ ‌​‌‍​‌​ ‌ ‌‍‌​‌‍​‌​ ​ ​ ‍​‌‍‌‌‌‍​ ​‍‌‌​ ​‍​ ​‍​‍‌‌​ ‌‌‌​‌​​‍ ‍‌‍ ‍‌‍​‌‌‍ ‌‌‍‌‌​ ‌‍​‍‌‍​‌‌ ​ ‌‍‌‌‌‌‌‌‌ ​‍‌‍ ​​ ‌‌‍‍​‌ ‌​‌ ‌​‌ ​​‌ ​ ​‍‌‌​ ​ ‌​​‌​‍‌‌​ ​‍‌​‌‍​‍‌‌​ ​‍‌​‌‍‌‍​ ‌‍‍​‌‍‌‌‌‍ ​‌ ​ ‌‍‌‌‌‍​‌‌ ​​‌‍‍‌‌‍‌‌‌ ​‍‌ ​ ​‍ ‍‌ ​ ‌‍​‌‌‍ ‍‌‍‍‌‌ ‌​‌ ‍‌​‍ ‍‌ ​ ‌ ‌​‌ ‌‌‌‍‌​‌‍‍‌‌‍ ​‍‌‍‌‍‍‌‌‍‌​​ ‌‌‍‌‍‌‍ ‌‍ ‌ ‌​‌‍‌‌‌ ​‍​‍‌‍‌ ‌​‌ ‍‌‌ ​​‌‍‌‌​ ‌‌‍‌‍‌‍ ‌‍ ‌ ‌​‌‍‌‌‌ ​‍​‍‌‍‌ ​​‌‍​‌‌ ‌​‌‍‍​​ ‌‌‍​ ‌‍ ‌‍ ​‌ ‌‌‌‍ ‌‌‍ ‍‌ ​ ​‍‌‌​ ‌‌‌​​‍‌‌ ‌‍‍ ‌‍‌‌‌ ‍‌​‍‌‌​ ​ ‌​‌​​‍‌‌​ ​ ‌​‌​​‍‌‌​ ​‍​ ​‍‌‍‌‌‌‍​‍​ ​‍​ ‍​‌‍​ ​ ‌‌‌‍​ ‌‍​ ‌‍‌‌‌‍​‍‌‍​‌​ ​‌​‍‌‌​ ​‍​ ​‍​‍‌‌​ ‌‌‌​‌​​‍ ‍‌‍ ​‌‍‍‌‌‍ ‍‌‍‍ ‌ ​ ​‍‌‌​ ‌‌‌​​‍‌‌ ‌‍‍ ‌‍‌‌‌ ‍‌​‍‌‌​ ​ ‌​‌​​‍‌‌​ ​ ‌​‌​​‍‌‌​ ​‍​ ​‍​ ‍​‌‍​‌​ ​ ​ ‌​‌‍​‌​ ‌ ‌‍‌​‌‍​‌​ ​ ​ ‍​‌‍‌‌‌‍​ ​‍‌‌​ ​‍​ ​‍​‍‌‌​ ‌‌‌​‌​​‍ ‍‌‍ ‍‌‍​‌‌‍ ‌‌‍‌‌​‍‌‍‌ ​​‌‍‌‌‌ ​‍‌ ​ ‌ ​​‌‍‌‌‌‍​ ‌ ‌​‌‍‍‌‌ ‌‍‌‍‌‌​ ‌‌ ​​‌ ‌‌‌‍​‍‌‍ ​‌‍‍‌‌ ​ ‌‍‍​‌‍‌‌‌‍‌​​‍​‍‌ ‌
Marina​​​​‌ ‍ ​‍​‍‌‍ ‌ ​‍‌‍‍‌‌‍‌ ‌‍‍‌‌‍ ‍​‍​‍​ ‍‍​‍​‍‌ ​ ‌‍​‌‌‍ ‍‌‍‍‌‌ ‌​‌ ‍‌​‍ ‍‌‍‍‌‌‍ ​‍​‍​‍ ​​‍​‍‌‍‍​‌ ​‍‌‍‌‌‌‍‌‍​‍​‍​ ‍‍​‍​‍‌‍‍​‌ ‌​‌ ‌​‌ ​​‌ ​ ​ ‍‍​‍ ​‍ ‌‍​ ‌‍‍​‌‍‌‌‌‍ ​‌ ​ ‌‍‌‌‌‍​‌‌ ​​‌‍‍‌‌‍‌‌‌ ​‍‌ ​ ​‍ ‍‌ ​ ‌‍​‌‌‍ ‍‌‍‍‌‌ ‌​‌ ‍‌​‍ ‍‌ ​ ‌ ‌​‌ ‌‌‌‍‌​‌‍‍‌‌‍ ​‍ ‌‍‍‌‌‍ ‍‌ ‌​‌‍‌‌‌‍ ‍‌ ‌​​‍ ‌‍‌‌‌‍‌​‌‍‍‌‌ ‌​​‍ ‌‍ ‌‌‍ ‌‍‌​‌‍‌‌​ ‌‌ ​​‌ ​‍‌‍‌‌‌ ​ ‌‍‌‌‌‍ ‍‌ ‌​‌‍​‌‌ ‌​‌‍‍‌‌‍ ‌‍ ‍​ ‍ ‌‍‍‌‌‍‌​​ ‌‌‍‌‍‌‍ ‌‍ ‌ ‌​‌‍‌‌‌ ​‍​ ‍ ‌ ‌​‌ ‍‌‌ ​​‌‍‌‌​ ‌‌‍‌‍‌‍ ‌‍ ‌ ‌​‌‍‌‌‌ ​‍​ ‍ ‌ ​​‌‍​‌‌ ‌​‌‍‍​​ ‌‌‍​ ‌‍ ‌‍ ​‌ ‌‌‌‍ ‌‌‍ ‍‌ ​ ​‍‌‌​ ‌‌‌​​‍‌‌ ‌‍‍ ‌‍‌‌‌ ‍‌​‍‌‌​ ​ ‌​‌​​‍‌‌​ ​ ‌​‌​​‍‌‌​ ​‍​ ​‍‌‍‌‌‌‍​‍​ ​‍​ ‍​‌‍​ ​ ‌‌‌‍​ ‌‍​ ‌‍‌‌‌‍​‍‌‍​‌​ ​‌​‍‌‌​ ​‍​ ​‍​‍‌‌​ ‌‌‌​‌​​‍ ‍‌‍ ​‌‍‍‌‌‍ ‍‌‍‍ ‌ ​ ​‍‌‌​ ‌‌‌​​‍‌‌ ‌‍‍ ‌‍‌‌‌ ‍‌​‍‌‌​ ​ ‌​‌​​‍‌‌​ ​ ‌​‌​​‍‌‌​ ​‍​ ​‍​ ‌‍​ ‌‌​ ‌‍​ ‌‌‌‍‌‌‌‍‌‍‌‍​‌​ ​​​ ‌‍​ ‌‌​ ‌​‌‍‌​​‍‌‌​ ​‍​ ​‍​‍‌‌​ ‌‌‌​‌​​‍ ‍‌‍ ‍‌‍​‌‌‍ ‌‌‍‌‌​ ‌‍​‍‌‍​‌‌ ​ ‌‍‌‌‌‌‌‌‌ ​‍‌‍ ​​ ‌‌‍‍​‌ ‌​‌ ‌​‌ ​​‌ ​ ​‍‌‌​ ​ ‌​​‌​‍‌‌​ ​‍‌​‌‍​‍‌‌​ ​‍‌​‌‍‌‍​ ‌‍‍​‌‍‌‌‌‍ ​‌ ​ ‌‍‌‌‌‍​‌‌ ​​‌‍‍‌‌‍‌‌‌ ​‍‌ ​ ​‍ ‍‌ ​ ‌‍​‌‌‍ ‍‌‍‍‌‌ ‌​‌ ‍‌​‍ ‍‌ ​ ‌ ‌​‌ ‌‌‌‍‌​‌‍‍‌‌‍ ​‍‌‍‌‍‍‌‌‍‌​​ ‌‌‍‌‍‌‍ ‌‍ ‌ ‌​‌‍‌‌‌ ​‍​‍‌‍‌ ‌​‌ ‍‌‌ ​​‌‍‌‌​ ‌‌‍‌‍‌‍ ‌‍ ‌ ‌​‌‍‌‌‌ ​‍​‍‌‍‌ ​​‌‍​‌‌ ‌​‌‍‍​​ ‌‌‍​ ‌‍ ‌‍ ​‌ ‌‌‌‍ ‌‌‍ ‍‌ ​ ​‍‌‌​ ‌‌‌​​‍‌‌ ‌‍‍ ‌‍‌‌‌ ‍‌​‍‌‌​ ​ ‌​‌​​‍‌‌​ ​ ‌​‌​​‍‌‌​ ​‍​ ​‍‌‍‌‌‌‍​‍​ ​‍​ ‍​‌‍​ ​ ‌‌‌‍​ ‌‍​ ‌‍‌‌‌‍​‍‌‍​‌​ ​‌​‍‌‌​ ​‍​ ​‍​‍‌‌​ ‌‌‌​‌​​‍ ‍‌‍ ​‌‍‍‌‌‍ ‍‌‍‍ ‌ ​ ​‍‌‌​ ‌‌‌​​‍‌‌ ‌‍‍ ‌‍‌‌‌ ‍‌​‍‌‌​ ​ ‌​‌​​‍‌‌​ ​ ‌​‌​​‍‌‌​ ​‍​ ​‍​ ‌‍​ ‌‌​ ‌‍​ ‌‌‌‍‌‌‌‍‌‍‌‍​‌​ ​​​ ‌‍​ ‌‌​ ‌​‌‍‌​​‍‌‌​ ​‍​ ​‍​‍‌‌​ ‌‌‌​‌​​‍ ‍‌‍ ‍‌‍​‌‌‍ ‌‌‍‌‌​‍‌‍‌ ​​‌‍‌‌‌ ​‍‌ ​ ‌ ​​‌‍‌‌‌‍​ ‌ ‌​‌‍‍‌‌ ‌‍‌‍‌‌​ ‌‌ ​​‌ ‌‌‌‍​‍‌‍ ​‌‍‍‌‌ ​ ‌‍‍​‌‍‌‌‌‍‌​​‍​‍‌ ‌